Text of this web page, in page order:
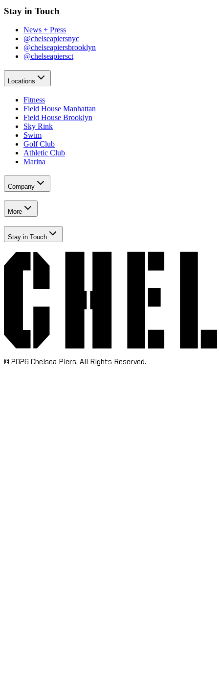
Stay in Touch​​​​‌ ‍ ​‍​‍‌‍ ‌ ​‍‌‍‍‌‌‍‌ ‌‍‍‌‌‍ ‍​‍​‍​ ‍‍​‍​‍‌ ​ ‌‍​‌‌‍ ‍‌‍‍‌‌ ‌​‌ ‍‌​‍ ‍‌‍‍‌‌‍ ​‍​‍​‍ ​​‍​‍‌‍‍​‌ ​‍‌‍‌‌‌‍‌‍​‍​‍​ ‍‍​‍​‍‌‍‍​‌ ‌​‌ ‌​‌ ​​‌ ​ ​ ‍‍​‍ ​‍ ‌‍​ ‌‍‍​‌‍‌‌‌‍ ​‌ ​ ‌‍‌‌‌‍​‌‌ ​​‌‍‍‌‌‍‌‌‌ ​‍‌ ​ ​‍ ‍‌ ​ ‌‍​‌‌‍ ‍‌‍‍‌‌ ‌​‌ ‍‌​‍ ‍‌ ​ ‌ ‌​‌ ‌‌‌‍‌​‌‍‍‌‌‍ ​‍ ‌‍‍‌‌‍ ‍‌ ‌​‌‍‌‌‌‍ ‍‌ ‌​​‍ ‌‍‌‌‌‍‌​‌‍‍‌‌ ‌​​‍ ‌‍ ‌‌‍ ‌‍‌​‌‍‌‌​ ‌‌ ​​‌ ​‍‌‍‌‌‌ ​ ‌‍‌‌‌‍ ‍‌ ‌​‌‍​‌‌ ‌​‌‍‍‌‌‍ ‌‍ ‍​ ‍ ‌‍‍‌‌‍‌​​ ‌‌‍‌‍‌‍ ‌‍ ‌ ‌​‌‍‌‌‌ ​‍​ ‍ ‌ ‌​‌ ‍‌‌ ​​‌‍‌‌​ ‌‌‍‌‍‌‍ ‌‍ ‌ ‌​‌‍‌‌‌ ​‍​ ‍ ‌ ​​‌‍​‌‌ ‌​‌‍‍​​ ‌‌‍​ ‌‍ ‌‍ ​‌ ‌‌‌‍ ‌‌‍ ‍‌ ​ ​‍‌‌​ ‌‌‌​​‍‌‌ ‌‍‍ ‌‍‌‌‌ ‍‌​‍‌‌​ ​ ‌​‌​​‍‌‌​ ​ ‌​‌​​‍‌‌​ ​‍​ ​‍​ ‍​‌‍​‍‌‍‌​​ ​‌‌‍​‍‌‍‌‌‌‍‌‌‌‍‌​‌‍​‌​ ​‍‌‍‌‌‌‍​‌​‍‌‌​ ​‍​ ​‍​‍‌‌​ ‌‌‌​‌​​‍ ‍‌ ‌​‌‍‍‌‌ ‌​‌‍ ​‌‍‌‌​ ‌‍​‍‌‍​‌‌ ​ ‌‍‌‌‌‌‌‌‌ ​‍‌‍ ​​ ‌‌‍‍​‌ ‌​‌ ‌​‌ ​​‌ ​ ​‍‌‌​ ​ ‌​​‌​‍‌‌​ ​‍‌​‌‍​‍‌‌​ ​‍‌​‌‍‌‍​ ‌‍‍​‌‍‌‌‌‍ ​‌ ​ ‌‍‌‌‌‍​‌‌ ​​‌‍‍‌‌‍‌‌‌ ​‍‌ ​ ​‍ ‍‌ ​ ‌‍​‌‌‍ ‍‌‍‍‌‌ ‌​‌ ‍‌​‍ ‍‌ ​ ‌ ‌​‌ ‌‌‌‍‌​‌‍‍‌‌‍ ​‍‌‍‌‍‍‌‌‍‌​​ ‌‌‍‌‍‌‍ ‌‍ ‌ ‌​‌‍‌‌‌ ​‍​‍‌‍‌ ‌​‌ ‍‌‌ ​​‌‍‌‌​ ‌‌‍‌‍‌‍ ‌‍ ‌ ‌​‌‍‌‌‌ ​‍​‍‌‍‌ ​​‌‍​‌‌ ‌​‌‍‍​​ ‌‌‍​ ‌‍ ‌‍ ​‌ ‌‌‌‍ ‌‌‍ ‍‌ ​ ​‍‌‌​ ‌‌‌​​‍‌‌ ‌‍‍ ‌‍‌‌‌ ‍‌​‍‌‌​ ​ ‌​‌​​‍‌‌​ ​ ‌​‌​​‍‌‌​ ​‍​ ​‍​ ‍​‌‍​‍‌‍‌​​ ​‌‌‍​‍‌‍‌‌‌‍‌‌‌‍‌​‌‍​‌​ ​‍‌‍‌‌‌‍​‌​‍‌‌​ ​‍​ ​‍​‍‌‌​ ‌‌‌​‌​​‍ ‍‌ ‌​‌‍‍‌‌ ‌​‌‍ ​‌‍‌‌​‍‌‍‌ ​​‌‍‌‌‌ ​‍‌ ​ ‌ ​​‌‍‌‌‌‍​ ‌ ‌​‌‍‍‌‌ ‌‍‌‍‌‌​ ‌‌ ​​‌ ‌‌‌‍​‍‌‍ ​‌‍‍‌‌ ​ ‌‍‍​‌‍‌‌‌‍‌​​‍​‍‌ ‌
News + Press​​​​‌ ‍ ​‍​‍‌‍ ‌ ​‍‌‍‍‌‌‍‌ ‌‍‍‌‌‍ ‍​‍​‍​ ‍‍​‍​‍‌ ​ ‌‍​‌‌‍ ‍‌‍‍‌‌ ‌​‌ ‍‌​‍ ‍‌‍‍‌‌‍ ​‍​‍​‍ ​​‍​‍‌‍‍​‌ ​‍‌‍‌‌‌‍‌‍​‍​‍​ ‍‍​‍​‍‌‍‍​‌ ‌​‌ ‌​‌ ​​‌ ​ ​ ‍‍​‍ ​‍ ‌‍​ ‌‍‍​‌‍‌‌‌‍ ​‌ ​ ‌‍‌‌‌‍​‌‌ ​​‌‍‍‌‌‍‌‌‌ ​‍‌ ​ ​‍ ‍‌ ​ ‌‍​‌‌‍ ‍‌‍‍‌‌ ‌​‌ ‍‌​‍ ‍‌ ​ ‌ ‌​‌ ‌‌‌‍‌​‌‍‍‌‌‍ ​‍ ‌‍‍‌‌‍ ‍‌ ‌​‌‍‌‌‌‍ ‍‌ ‌​​‍ ‌‍‌‌‌‍‌​‌‍‍‌‌ ‌​​‍ ‌‍ ‌‌‍ ‌‍‌​‌‍‌‌​ ‌‌ ​​‌ ​‍‌‍‌‌‌ ​ ‌‍‌‌‌‍ ‍‌ ‌​‌‍​‌‌ ‌​‌‍‍‌‌‍ ‌‍ ‍​ ‍ ‌‍‍‌‌‍‌​​ ‌‌‍‌‍‌‍ ‌‍ ‌ ‌​‌‍‌‌‌ ​‍​ ‍ ‌ ‌​‌ ‍‌‌ ​​‌‍‌‌​ ‌‌‍‌‍‌‍ ‌‍ ‌ ‌​‌‍‌‌‌ ​‍​ ‍ ‌ ​​‌‍​‌‌ ‌​‌‍‍​​ ‌‌‍​ ‌‍ ‌‍ ​‌ ‌‌‌‍ ‌‌‍ ‍‌ ​ ​‍‌‌​ ‌‌‌​​‍‌‌ ‌‍‍ ‌‍‌‌‌ ‍‌​‍‌‌​ ​ ‌​‌​​‍‌‌​ ​ ‌​‌​​‍‌‌​ ​‍​ ​‍​ ‍​‌‍​‍‌‍‌​​ ​‌‌‍​‍‌‍‌‌‌‍‌‌‌‍‌​‌‍​‌​ ​‍‌‍‌‌‌‍​‌​‍‌‌​ ​‍​ ​‍​‍‌‌​ ‌‌‌​‌​​‍ ‍‌‍ ​‌‍‍‌‌‍ ‍‌‍‍ ‌ ​ ​‍‌‌​ ‌‌‌​​‍‌‌ ‌‍‍ ‌‍‌‌‌ ‍‌​‍‌‌​ ​ ‌​‌​​‍‌‌​ ​ ‌​‌​​‍‌‌​ ​‍​ ​‍‌‍‌‍​ ‌‌​ ​‍​ ‍‌‌‍​‌‌‍‌​​ ‍​‌‍​‍​ ‍‌​ ​‍​ ‌​​ ​ ​‍‌‌​ ​‍​ ​‍​‍‌‌​ ‌‌‌​‌​​‍ ‍‌‍ ‍‌‍​‌‌‍ ‌‌‍‌‌​ ‌‍​‍‌‍​‌‌ ​ ‌‍‌‌‌‌‌‌‌ ​‍‌‍ ​​ ‌‌‍‍​‌ ‌​‌ ‌​‌ ​​‌ ​ ​‍‌‌​ ​ ‌​​‌​‍‌‌​ ​‍‌​‌‍​‍‌‌​ ​‍‌​‌‍‌‍​ ‌‍‍​‌‍‌‌‌‍ ​‌ ​ ‌‍‌‌‌‍​‌‌ ​​‌‍‍‌‌‍‌‌‌ ​‍‌ ​ ​‍ ‍‌ ​ ‌‍​‌‌‍ ‍‌‍‍‌‌ ‌​‌ ‍‌​‍ ‍‌ ​ ‌ ‌​‌ ‌‌‌‍‌​‌‍‍‌‌‍ ​‍‌‍‌‍‍‌‌‍‌​​ ‌‌‍‌‍‌‍ ‌‍ ‌ ‌​‌‍‌‌‌ ​‍​‍‌‍‌ ‌​‌ ‍‌‌ ​​‌‍‌‌​ ‌‌‍‌‍‌‍ ‌‍ ‌ ‌​‌‍‌‌‌ ​‍​‍‌‍‌ ​​‌‍​‌‌ ‌​‌‍‍​​ ‌‌‍​ ‌‍ ‌‍ ​‌ ‌‌‌‍ ‌‌‍ ‍‌ ​ ​‍‌‌​ ‌‌‌​​‍‌‌ ‌‍‍ ‌‍‌‌‌ ‍‌​‍‌‌​ ​ ‌​‌​​‍‌‌​ ​ ‌​‌​​‍‌‌​ ​‍​ ​‍​ ‍​‌‍​‍‌‍‌​​ ​‌‌‍​‍‌‍‌‌‌‍‌‌‌‍‌​‌‍​‌​ ​‍‌‍‌‌‌‍​‌​‍‌‌​ ​‍​ ​‍​‍‌‌​ ‌‌‌​‌​​‍ ‍‌‍ ​‌‍‍‌‌‍ ‍‌‍‍ ‌ ​ ​‍‌‌​ ‌‌‌​​‍‌‌ ‌‍‍ ‌‍‌‌‌ ‍‌​‍‌‌​ ​ ‌​‌​​‍‌‌​ ​ ‌​‌​​‍‌‌​ ​‍​ ​‍‌‍‌‍​ ‌‌​ ​‍​ ‍‌‌‍​‌‌‍‌​​ ‍​‌‍​‍​ ‍‌​ ​‍​ ‌​​ ​ ​‍‌‌​ ​‍​ ​‍​‍‌‌​ ‌‌‌​‌​​‍ ‍‌‍ ‍‌‍​‌‌‍ ‌‌‍‌‌​‍‌‍‌ ​​‌‍‌‌‌ ​‍‌ ​ ‌ ​​‌‍‌‌‌‍​ ‌ ‌​‌‍‍‌‌ ‌‍‌‍‌‌​ ‌‌ ​​‌ ‌‌‌‍​‍‌‍ ​‌‍‍‌‌ ​ ‌‍‍​‌‍‌‌‌‍‌​​‍​‍‌ ‌
@chelseapiersnyc​​​​‌ ‍ ​‍​‍‌‍ ‌ ​‍‌‍‍‌‌‍‌ ‌‍‍‌‌‍ ‍​‍​‍​ ‍‍​‍​‍‌ ​ ‌‍​‌‌‍ ‍‌‍‍‌‌ ‌​‌ ‍‌​‍ ‍‌‍‍‌‌‍ ​‍​‍​‍ ​​‍​‍‌‍‍​‌ ​‍‌‍‌‌‌‍‌‍​‍​‍​ ‍‍​‍​‍‌‍‍​‌ ‌​‌ ‌​‌ ​​‌ ​ ​ ‍‍​‍ ​‍ ‌‍​ ‌‍‍​‌‍‌‌‌‍ ​‌ ​ ‌‍‌‌‌‍​‌‌ ​​‌‍‍‌‌‍‌‌‌ ​‍‌ ​ ​‍ ‍‌ ​ ‌‍​‌‌‍ ‍‌‍‍‌‌ ‌​‌ ‍‌​‍ ‍‌ ​ ‌ ‌​‌ ‌‌‌‍‌​‌‍‍‌‌‍ ​‍ ‌‍‍‌‌‍ ‍‌ ‌​‌‍‌‌‌‍ ‍‌ ‌​​‍ ‌‍‌‌‌‍‌​‌‍‍‌‌ ‌​​‍ ‌‍ ‌‌‍ ‌‍‌​‌‍‌‌​ ‌‌ ​​‌ ​‍‌‍‌‌‌ ​ ‌‍‌‌‌‍ ‍‌ ‌​‌‍​‌‌ ‌​‌‍‍‌‌‍ ‌‍ ‍​ ‍ ‌‍‍‌‌‍‌​​ ‌‌‍‌‍‌‍ ‌‍ ‌ ‌​‌‍‌‌‌ ​‍​ ‍ ‌ ‌​‌ ‍‌‌ ​​‌‍‌‌​ ‌‌‍‌‍‌‍ ‌‍ ‌ ‌​‌‍‌‌‌ ​‍​ ‍ ‌ ​​‌‍​‌‌ ‌​‌‍‍​​ ‌‌‍​ ‌‍ ‌‍ ​‌ ‌‌‌‍ ‌‌‍ ‍‌ ​ ​‍‌‌​ ‌‌‌​​‍‌‌ ‌‍‍ ‌‍‌‌‌ ‍‌​‍‌‌​ ​ ‌​‌​​‍‌‌​ ​ ‌​‌​​‍‌‌​ ​‍​ ​‍​ ‍​‌‍​‍‌‍‌​​ ​‌‌‍​‍‌‍‌‌‌‍‌‌‌‍‌​‌‍​‌​ ​‍‌‍‌‌‌‍​‌​‍‌‌​ ​‍​ ​‍​‍‌‌​ ‌‌‌​‌​​‍ ‍‌‍ ​‌‍‍‌‌‍ ‍‌‍‍ ‌ ​ ​‍‌‌​ ‌‌‌​​‍‌‌ ‌‍‍ ‌‍‌‌‌ ‍‌​‍‌‌​ ​ ‌​‌​​‍‌‌​ ​ ‌​‌​​‍‌‌​ ​‍​ ​‍​ ‌​​ ​ ​ ​​‌‍‌‌‌‍​ ‌‍​‌​ ​​​ ‌​‌‍‌‌‌‍‌‍​ ‌​​ ‍‌​‍‌‌​ ​‍​ ​‍​‍‌‌​ ‌‌‌​‌​​‍ ‍‌‍ ‍‌‍​‌‌‍ ‌‌‍‌‌​ ‌‍​‍‌‍​‌‌ ​ ‌‍‌‌‌‌‌‌‌ ​‍‌‍ ​​ ‌‌‍‍​‌ ‌​‌ ‌​‌ ​​‌ ​ ​‍‌‌​ ​ ‌​​‌​‍‌‌​ ​‍‌​‌‍​‍‌‌​ ​‍‌​‌‍‌‍​ ‌‍‍​‌‍‌‌‌‍ ​‌ ​ ‌‍‌‌‌‍​‌‌ ​​‌‍‍‌‌‍‌‌‌ ​‍‌ ​ ​‍ ‍‌ ​ ‌‍​‌‌‍ ‍‌‍‍‌‌ ‌​‌ ‍‌​‍ ‍‌ ​ ‌ ‌​‌ ‌‌‌‍‌​‌‍‍‌‌‍ ​‍‌‍‌‍‍‌‌‍‌​​ ‌‌‍‌‍‌‍ ‌‍ ‌ ‌​‌‍‌‌‌ ​‍​‍‌‍‌ ‌​‌ ‍‌‌ ​​‌‍‌‌​ ‌‌‍‌‍‌‍ ‌‍ ‌ ‌​‌‍‌‌‌ ​‍​‍‌‍‌ ​​‌‍​‌‌ ‌​‌‍‍​​ ‌‌‍​ ‌‍ ‌‍ ​‌ ‌‌‌‍ ‌‌‍ ‍‌ ​ ​‍‌‌​ ‌‌‌​​‍‌‌ ‌‍‍ ‌‍‌‌‌ ‍‌​‍‌‌​ ​ ‌​‌​​‍‌‌​ ​ ‌​‌​​‍‌‌​ ​‍​ ​‍​ ‍​‌‍​‍‌‍‌​​ ​‌‌‍​‍‌‍‌‌‌‍‌‌‌‍‌​‌‍​‌​ ​‍‌‍‌‌‌‍​‌​‍‌‌​ ​‍​ ​‍​‍‌‌​ ‌‌‌​‌​​‍ ‍‌‍ ​‌‍‍‌‌‍ ‍‌‍‍ ‌ ​ ​‍‌‌​ ‌‌‌​​‍‌‌ ‌‍‍ ‌‍‌‌‌ ‍‌​‍‌‌​ ​ ‌​‌​​‍‌‌​ ​ ‌​‌​​‍‌‌​ ​‍​ ​‍​ ‌​​ ​ ​ ​​‌‍‌‌‌‍​ ‌‍​‌​ ​​​ ‌​‌‍‌‌‌‍‌‍​ ‌​​ ‍‌​‍‌‌​ ​‍​ ​‍​‍‌‌​ ‌‌‌​‌​​‍ ‍‌‍ ‍‌‍​‌‌‍ ‌‌‍‌‌​‍‌‍‌ ​​‌‍‌‌‌ ​‍‌ ​ ‌ ​​‌‍‌‌‌‍​ ‌ ‌​‌‍‍‌‌ ‌‍‌‍‌‌​ ‌‌ ​​‌ ‌‌‌‍​‍‌‍ ​‌‍‍‌‌ ​ ‌‍‍​‌‍‌‌‌‍‌​​‍​‍‌ ‌
@chelseapiersbrooklyn​​​​‌ ‍ ​‍​‍‌‍ ‌ ​‍‌‍‍‌‌‍‌ ‌‍‍‌‌‍ ‍​‍​‍​ ‍‍​‍​‍‌ ​ ‌‍​‌‌‍ ‍‌‍‍‌‌ ‌​‌ ‍‌​‍ ‍‌‍‍‌‌‍ ​‍​‍​‍ ​​‍​‍‌‍‍​‌ ​‍‌‍‌‌‌‍‌‍​‍​‍​ ‍‍​‍​‍‌‍‍​‌ ‌​‌ ‌​‌ ​​‌ ​ ​ ‍‍​‍ ​‍ ‌‍​ ‌‍‍​‌‍‌‌‌‍ ​‌ ​ ‌‍‌‌‌‍​‌‌ ​​‌‍‍‌‌‍‌‌‌ ​‍‌ ​ ​‍ ‍‌ ​ ‌‍​‌‌‍ ‍‌‍‍‌‌ ‌​‌ ‍‌​‍ ‍‌ ​ ‌ ‌​‌ ‌‌‌‍‌​‌‍‍‌‌‍ ​‍ ‌‍‍‌‌‍ ‍‌ ‌​‌‍‌‌‌‍ ‍‌ ‌​​‍ ‌‍‌‌‌‍‌​‌‍‍‌‌ ‌​​‍ ‌‍ ‌‌‍ ‌‍‌​‌‍‌‌​ ‌‌ ​​‌ ​‍‌‍‌‌‌ ​ ‌‍‌‌‌‍ ‍‌ ‌​‌‍​‌‌ ‌​‌‍‍‌‌‍ ‌‍ ‍​ ‍ ‌‍‍‌‌‍‌​​ ‌‌‍‌‍‌‍ ‌‍ ‌ ‌​‌‍‌‌‌ ​‍​ ‍ ‌ ‌​‌ ‍‌‌ ​​‌‍‌‌​ ‌‌‍‌‍‌‍ ‌‍ ‌ ‌​‌‍‌‌‌ ​‍​ ‍ ‌ ​​‌‍​‌‌ ‌​‌‍‍​​ ‌‌‍​ ‌‍ ‌‍ ​‌ ‌‌‌‍ ‌‌‍ ‍‌ ​ ​‍‌‌​ ‌‌‌​​‍‌‌ ‌‍‍ ‌‍‌‌‌ ‍‌​‍‌‌​ ​ ‌​‌​​‍‌‌​ ​ ‌​‌​​‍‌‌​ ​‍​ ​‍​ ‍​‌‍​‍‌‍‌​​ ​‌‌‍​‍‌‍‌‌‌‍‌‌‌‍‌​‌‍​‌​ ​‍‌‍‌‌‌‍​‌​‍‌‌​ ​‍​ ​‍​‍‌‌​ ‌‌‌​‌​​‍ ‍‌‍ ​‌‍‍‌‌‍ ‍‌‍‍ ‌ ​ ​‍‌‌​ ‌‌‌​​‍‌‌ ‌‍‍ ‌‍‌‌‌ ‍‌​‍‌‌​ ​ ‌​‌​​‍‌‌​ ​ ‌​‌​​‍‌‌​ ​‍​ ​‍​ ​ ​ ‌ ​ ‍​​ ​‌‌‍‌​​ ​‍‌‍‌​‌‍​‍‌‍‌‌​ ‌ ​ ​‍​ ​​​ ‌‍​ ‍‌​ ‌‌​ ​ ​ ​‍​ ‌​‌‍‌‍‌‍‌‍‌‍​‌​ ‌‌​ ‌‌‌‍​‍‌‍​ ‌‍‌‌​ ‌‌‌‍‌‌‌‍​ ‌‍​‌​ ‍​​ ​‍​‍‌‌​ ​‍​ ​‍​‍‌‌​ ‌‌‌​‌​​‍ ‍‌‍ ‍‌‍​‌‌‍ ‌‌‍‌‌​ ‌‍​‍‌‍​‌‌ ​ ‌‍‌‌‌‌‌‌‌ ​‍‌‍ ​​ ‌‌‍‍​‌ ‌​‌ ‌​‌ ​​‌ ​ ​‍‌‌​ ​ ‌​​‌​‍‌‌​ ​‍‌​‌‍​‍‌‌​ ​‍‌​‌‍‌‍​ ‌‍‍​‌‍‌‌‌‍ ​‌ ​ ‌‍‌‌‌‍​‌‌ ​​‌‍‍‌‌‍‌‌‌ ​‍‌ ​ ​‍ ‍‌ ​ ‌‍​‌‌‍ ‍‌‍‍‌‌ ‌​‌ ‍‌​‍ ‍‌ ​ ‌ ‌​‌ ‌‌‌‍‌​‌‍‍‌‌‍ ​‍‌‍‌‍‍‌‌‍‌​​ ‌‌‍‌‍‌‍ ‌‍ ‌ ‌​‌‍‌‌‌ ​‍​‍‌‍‌ ‌​‌ ‍‌‌ ​​‌‍‌‌​ ‌‌‍‌‍‌‍ ‌‍ ‌ ‌​‌‍‌‌‌ ​‍​‍‌‍‌ ​​‌‍​‌‌ ‌​‌‍‍​​ ‌‌‍​ ‌‍ ‌‍ ​‌ ‌‌‌‍ ‌‌‍ ‍‌ ​ ​‍‌‌​ ‌‌‌​​‍‌‌ ‌‍‍ ‌‍‌‌‌ ‍‌​‍‌‌​ ​ ‌​‌​​‍‌‌​ ​ ‌​‌​​‍‌‌​ ​‍​ ​‍​ ‍​‌‍​‍‌‍‌​​ ​‌‌‍​‍‌‍‌‌‌‍‌‌‌‍‌​‌‍​‌​ ​‍‌‍‌‌‌‍​‌​‍‌‌​ ​‍​ ​‍​‍‌‌​ ‌‌‌​‌​​‍ ‍‌‍ ​‌‍‍‌‌‍ ‍‌‍‍ ‌ ​ ​‍‌‌​ ‌‌‌​​‍‌‌ ‌‍‍ ‌‍‌‌‌ ‍‌​‍‌‌​ ​ ‌​‌​​‍‌‌​ ​ ‌​‌​​‍‌‌​ ​‍​ ​‍​ ​ ​ ‌ ​ ‍​​ ​‌‌‍‌​​ ​‍‌‍‌​‌‍​‍‌‍‌‌​ ‌ ​ ​‍​ ​​​ ‌‍​ ‍‌​ ‌‌​ ​ ​ ​‍​ ‌​‌‍‌‍‌‍‌‍‌‍​‌​ ‌‌​ ‌‌‌‍​‍‌‍​ ‌‍‌‌​ ‌‌‌‍‌‌‌‍​ ‌‍​‌​ ‍​​ ​‍​‍‌‌​ ​‍​ ​‍​‍‌‌​ ‌‌‌​‌​​‍ ‍‌‍ ‍‌‍​‌‌‍ ‌‌‍‌‌​‍‌‍‌ ​​‌‍‌‌‌ ​‍‌ ​ ‌ ​​‌‍‌‌‌‍​ ‌ ‌​‌‍‍‌‌ ‌‍‌‍‌‌​ ‌‌ ​​‌ ‌‌‌‍​‍‌‍ ​‌‍‍‌‌ ​ ‌‍‍​‌‍‌‌‌‍‌​​‍​‍‌ ‌
@chelseapiersct​​​​‌ ‍ ​‍​‍‌‍ ‌ ​‍‌‍‍‌‌‍‌ ‌‍‍‌‌‍ ‍​‍​‍​ ‍‍​‍​‍‌ ​ ‌‍​‌‌‍ ‍‌‍‍‌‌ ‌​‌ ‍‌​‍ ‍‌‍‍‌‌‍ ​‍​‍​‍ ​​‍​‍‌‍‍​‌ ​‍‌‍‌‌‌‍‌‍​‍​‍​ ‍‍​‍​‍‌‍‍​‌ ‌​‌ ‌​‌ ​​‌ ​ ​ ‍‍​‍ ​‍ ‌‍​ ‌‍‍​‌‍‌‌‌‍ ​‌ ​ ‌‍‌‌‌‍​‌‌ ​​‌‍‍‌‌‍‌‌‌ ​‍‌ ​ ​‍ ‍‌ ​ ‌‍​‌‌‍ ‍‌‍‍‌‌ ‌​‌ ‍‌​‍ ‍‌ ​ ‌ ‌​‌ ‌‌‌‍‌​‌‍‍‌‌‍ ​‍ ‌‍‍‌‌‍ ‍‌ ‌​‌‍‌‌‌‍ ‍‌ ‌​​‍ ‌‍‌‌‌‍‌​‌‍‍‌‌ ‌​​‍ ‌‍ ‌‌‍ ‌‍‌​‌‍‌‌​ ‌‌ ​​‌ ​‍‌‍‌‌‌ ​ ‌‍‌‌‌‍ ‍‌ ‌​‌‍​‌‌ ‌​‌‍‍‌‌‍ ‌‍ ‍​ ‍ ‌‍‍‌‌‍‌​​ ‌‌‍‌‍‌‍ ‌‍ ‌ ‌​‌‍‌‌‌ ​‍​ ‍ ‌ ‌​‌ ‍‌‌ ​​‌‍‌‌​ ‌‌‍‌‍‌‍ ‌‍ ‌ ‌​‌‍‌‌‌ ​‍​ ‍ ‌ ​​‌‍​‌‌ ‌​‌‍‍​​ ‌‌‍​ ‌‍ ‌‍ ​‌ ‌‌‌‍ ‌‌‍ ‍‌ ​ ​‍‌‌​ ‌‌‌​​‍‌‌ ‌‍‍ ‌‍‌‌‌ ‍‌​‍‌‌​ ​ ‌​‌​​‍‌‌​ ​ ‌​‌​​‍‌‌​ ​‍​ ​‍​ ‍​‌‍​‍‌‍‌​​ ​‌‌‍​‍‌‍‌‌‌‍‌‌‌‍‌​‌‍​‌​ ​‍‌‍‌‌‌‍​‌​‍‌‌​ ​‍​ ​‍​‍‌‌​ ‌‌‌​‌​​‍ ‍‌‍ ​‌‍‍‌‌‍ ‍‌‍‍ ‌ ​ ​‍‌‌​ ‌‌‌​​‍‌‌ ‌‍‍ ‌‍‌‌‌ ‍‌​‍‌‌​ ​ ‌​‌​​‍‌‌​ ​ ‌​‌​​‍‌‌​ ​‍​ ​‍‌‍​‌‌‍‌​​ ‌ ‌‍‌‌‌‍​ ​ ‌‌​ ‌‍​ ‌​​ ​​​ ‌ ‌‍​‍‌‍​‌‌‍‌​​ ‌‍‌‍‌‍​ ‍​​ ‍‌‌‍‌‍‌‍​‍​ ‌‍‌‍​‍​ ​​​ ‌​​ ​ ‌‍‌​‌‍​‍​ ​‌​ ‌‍​ ​ ​ ‌ ​ ​‌​ ‌‍​‍‌‌​ ​‍​ ​‍​‍‌‌​ ‌‌‌​‌​​‍ ‍‌‍ ‍‌‍​‌‌‍ ‌‌‍‌‌​ ‌‍​‍‌‍​‌‌ ​ ‌‍‌‌‌‌‌‌‌ ​‍‌‍ ​​ ‌‌‍‍​‌ ‌​‌ ‌​‌ ​​‌ ​ ​‍‌‌​ ​ ‌​​‌​‍‌‌​ ​‍‌​‌‍​‍‌‌​ ​‍‌​‌‍‌‍​ ‌‍‍​‌‍‌‌‌‍ ​‌ ​ ‌‍‌‌‌‍​‌‌ ​​‌‍‍‌‌‍‌‌‌ ​‍‌ ​ ​‍ ‍‌ ​ ‌‍​‌‌‍ ‍‌‍‍‌‌ ‌​‌ ‍‌​‍ ‍‌ ​ ‌ ‌​‌ ‌‌‌‍‌​‌‍‍‌‌‍ ​‍‌‍‌‍‍‌‌‍‌​​ ‌‌‍‌‍‌‍ ‌‍ ‌ ‌​‌‍‌‌‌ ​‍​‍‌‍‌ ‌​‌ ‍‌‌ ​​‌‍‌‌​ ‌‌‍‌‍‌‍ ‌‍ ‌ ‌​‌‍‌‌‌ ​‍​‍‌‍‌ ​​‌‍​‌‌ ‌​‌‍‍​​ ‌‌‍​ ‌‍ ‌‍ ​‌ ‌‌‌‍ ‌‌‍ ‍‌ ​ ​‍‌‌​ ‌‌‌​​‍‌‌ ‌‍‍ ‌‍‌‌‌ ‍‌​‍‌‌​ ​ ‌​‌​​‍‌‌​ ​ ‌​‌​​‍‌‌​ ​‍​ ​‍​ ‍​‌‍​‍‌‍‌​​ ​‌‌‍​‍‌‍‌‌‌‍‌‌‌‍‌​‌‍​‌​ ​‍‌‍‌‌‌‍​‌​‍‌‌​ ​‍​ ​‍​‍‌‌​ ‌‌‌​‌​​‍ ‍‌‍ ​‌‍‍‌‌‍ ‍‌‍‍ ‌ ​ ​‍‌‌​ ‌‌‌​​‍‌‌ ‌‍‍ ‌‍‌‌‌ ‍‌​‍‌‌​ ​ ‌​‌​​‍‌‌​ ​ ‌​‌​​‍‌‌​ ​‍​ ​‍‌‍​‌‌‍‌​​ ‌ ‌‍‌‌‌‍​ ​ ‌‌​ ‌‍​ ‌​​ ​​​ ‌ ‌‍​‍‌‍​‌‌‍‌​​ ‌‍‌‍‌‍​ ‍​​ ‍‌‌‍‌‍‌‍​‍​ ‌‍‌‍​‍​ ​​​ ‌​​ ​ ‌‍‌​‌‍​‍​ ​‌​ ‌‍​ ​ ​ ‌ ​ ​‌​ ‌‍​‍‌‌​ ​‍​ ​‍​‍‌‌​ ‌‌‌​‌​​‍ ‍‌‍ ‍‌‍​‌‌‍ ‌‌‍‌‌​‍‌‍‌ ​​‌‍‌‌‌ ​‍‌ ​ ‌ ​​‌‍‌‌‌‍​ ‌ ‌​‌‍‍‌‌ ‌‍‌‍‌‌​ ‌‌ ​​‌ ‌‌‌‍​‍‌‍ ​‌‍‍‌‌ ​ ‌‍‍​‌‍‌‌‌‍‌​​‍​‍‌ ‌
Locations​​​​‌ ‍ ​‍​‍‌‍ ‌ ​‍‌‍‍‌‌‍‌ ‌‍‍‌‌‍ ‍​‍​‍​ ‍‍​‍​‍‌ ​ ‌‍​‌‌‍ ‍‌‍‍‌‌ ‌​‌ ‍‌​‍ ‍‌‍‍‌‌‍ ​‍​‍​‍ ​​‍​‍‌‍‍​‌ ​‍‌‍‌‌‌‍‌‍​‍​‍​ ‍‍​‍​‍‌‍‍​‌ ‌​‌ ‌​‌ ​​‌ ​ ​ ‍‍​‍ ​‍ ‌‍​ ‌‍‍​‌‍‌‌‌‍ ​‌ ​ ‌‍‌‌‌‍​‌‌ ​​‌‍‍‌‌‍‌‌‌ ​‍‌ ​ ​‍ ‍‌ ​ ‌‍​‌‌‍ ‍‌‍‍‌‌ ‌​‌ ‍‌​‍ ‍‌ ​ ‌ ‌​‌ ‌‌‌‍‌​‌‍‍‌‌‍ ​‍ ‌‍‍‌‌‍ ‍‌ ‌​‌‍‌‌‌‍ ‍‌ ‌​​‍ ‌‍‌‌‌‍‌​‌‍‍‌‌ ‌​​‍ ‌‍ ‌‌‍ ‌‍‌​‌‍‌‌​ ‌‌ ​​‌ ​‍‌‍‌‌‌ ​ ‌‍‌‌‌‍ ‍‌ ‌​‌‍​‌‌ ‌​‌‍‍‌‌‍ ‌‍ ‍​ ‍ ‌‍‍‌‌‍‌​​ ‌‌‍‌‍‌‍ ‌‍ ‌ ‌​‌‍‌‌‌ ​‍​ ‍ ‌ ‌​‌ ‍‌‌ ​​‌‍‌‌​ ‌‌‍‌‍‌‍ ‌‍ ‌ ‌​‌‍‌‌‌ ​‍​ ‍ ‌ ​​‌‍​‌‌ ‌​‌‍‍​​ ‌‌‍​ ‌‍ ‌‍ ​‌ ‌‌‌‍ ‌‌‍ ‍‌ ​ ​‍‌‌​ ‌‌‌​​‍‌‌ ‌‍‍ ‌‍‌‌‌ ‍‌​‍‌‌​ ​ ‌​‌​​‍‌‌​ ​ ‌​‌​​‍‌‌​ ​‍​ ​‍‌‍‌‌‌‍​‍​ ​‍​ ‍​‌‍​ ​ ‌‌‌‍​ ‌‍​ ‌‍‌‌‌‍​‍‌‍​‌​ ​‌​‍‌‌​ ​‍​ ​‍​‍‌‌​ ‌‌‌​‌​​‍ ‍‌ ‌​‌‍‍‌‌ ‌​‌‍ ​‌‍‌‌​ ‌‍​‍‌‍​‌‌ ​ ‌‍‌‌‌‌‌‌‌ ​‍‌‍ ​​ ‌‌‍‍​‌ ‌​‌ ‌​‌ ​​‌ ​ ​‍‌‌​ ​ ‌​​‌​‍‌‌​ ​‍‌​‌‍​‍‌‌​ ​‍‌​‌‍‌‍​ ‌‍‍​‌‍‌‌‌‍ ​‌ ​ ‌‍‌‌‌‍​‌‌ ​​‌‍‍‌‌‍‌‌‌ ​‍‌ ​ ​‍ ‍‌ ​ ‌‍​‌‌‍ ‍‌‍‍‌‌ ‌​‌ ‍‌​‍ ‍‌ ​ ‌ ‌​‌ ‌‌‌‍‌​‌‍‍‌‌‍ ​‍‌‍‌‍‍‌‌‍‌​​ ‌‌‍‌‍‌‍ ‌‍ ‌ ‌​‌‍‌‌‌ ​‍​‍‌‍‌ ‌​‌ ‍‌‌ ​​‌‍‌‌​ ‌‌‍‌‍‌‍ ‌‍ ‌ ‌​‌‍‌‌‌ ​‍​‍‌‍‌ ​​‌‍​‌‌ ‌​‌‍‍​​ ‌‌‍​ ‌‍ ‌‍ ​‌ ‌‌‌‍ ‌‌‍ ‍‌ ​ ​‍‌‌​ ‌‌‌​​‍‌‌ ‌‍‍ ‌‍‌‌‌ ‍‌​‍‌‌​ ​ ‌​‌​​‍‌‌​ ​ ‌​‌​​‍‌‌​ ​‍​ ​‍‌‍‌‌‌‍​‍​ ​‍​ ‍​‌‍​ ​ ‌‌‌‍​ ‌‍​ ‌‍‌‌‌‍​‍‌‍​‌​ ​‌​‍‌‌​ ​‍​ ​‍​‍‌‌​ ‌‌‌​‌​​‍ ‍‌ ‌​‌‍‍‌‌ ‌​‌‍ ​‌‍‌‌​‍‌‍‌ ​​‌‍‌‌‌ ​‍‌ ​ ‌ ​​‌‍‌‌‌‍​ ‌ ‌​‌‍‍‌‌ ‌‍‌‍‌‌​ ‌‌ ​​‌ ‌‌‌‍​‍‌‍ ​‌‍‍‌‌ ​ ‌‍‍​‌‍‌‌‌‍‌​​‍​‍‌ ‌
Fitness​​​​‌ ‍ ​‍​‍‌‍ ‌ ​‍‌‍‍‌‌‍‌ ‌‍‍‌‌‍ ‍​‍​‍​ ‍‍​‍​‍‌ ​ ‌‍​‌‌‍ ‍‌‍‍‌‌ ‌​‌ ‍‌​‍ ‍‌‍‍‌‌‍ ​‍​‍​‍ ​​‍​‍‌‍‍​‌ ​‍‌‍‌‌‌‍‌‍​‍​‍​ ‍‍​‍​‍‌‍‍​‌ ‌​‌ ‌​‌ ​​‌ ​ ​ ‍‍​‍ ​‍ ‌‍​ ‌‍‍​‌‍‌‌‌‍ ​‌ ​ ‌‍‌‌‌‍​‌‌ ​​‌‍‍‌‌‍‌‌‌ ​‍‌ ​ ​‍ ‍‌ ​ ‌‍​‌‌‍ ‍‌‍‍‌‌ ‌​‌ ‍‌​‍ ‍‌ ​ ‌ ‌​‌ ‌‌‌‍‌​‌‍‍‌‌‍ ​‍ ‌‍‍‌‌‍ ‍‌ ‌​‌‍‌‌‌‍ ‍‌ ‌​​‍ ‌‍‌‌‌‍‌​‌‍‍‌‌ ‌​​‍ ‌‍ ‌‌‍ ‌‍‌​‌‍‌‌​ ‌‌ ​​‌ ​‍‌‍‌‌‌ ​ ‌‍‌‌‌‍ ‍‌ ‌​‌‍​‌‌ ‌​‌‍‍‌‌‍ ‌‍ ‍​ ‍ ‌‍‍‌‌‍‌​​ ‌‌‍‌‍‌‍ ‌‍ ‌ ‌​‌‍‌‌‌ ​‍​ ‍ ‌ ‌​‌ ‍‌‌ ​​‌‍‌‌​ ‌‌‍‌‍‌‍ ‌‍ ‌ ‌​‌‍‌‌‌ ​‍​ ‍ ‌ ​​‌‍​‌‌ ‌​‌‍‍​​ ‌‌‍​ ‌‍ ‌‍ ​‌ ‌‌‌‍ ‌‌‍ ‍‌ ​ ​‍‌‌​ ‌‌‌​​‍‌‌ ‌‍‍ ‌‍‌‌‌ ‍‌​‍‌‌​ ​ ‌​‌​​‍‌‌​ ​ ‌​‌​​‍‌‌​ ​‍​ ​‍‌‍‌‌‌‍​‍​ ​‍​ ‍​‌‍​ ​ ‌‌‌‍​ ‌‍​ ‌‍‌‌‌‍​‍‌‍​‌​ ​‌​‍‌‌​ ​‍​ ​‍​‍‌‌​ ‌‌‌​‌​​‍ ‍‌‍ ​‌‍‍‌‌‍ ‍‌‍‍ ‌ ​ ​‍‌‌​ ‌‌‌​​‍‌‌ ‌‍‍ ‌‍‌‌‌ ‍‌​‍‌‌​ ​ ‌​‌​​‍‌‌​ ​ ‌​‌​​‍‌‌​ ​‍​ ​‍​ ​‍​ ​ ​ ​ ‌‍​ ‌‍‌‌​ ‍​​ ‌‍​ ​‌​ ‌​‌‍​‌‌‍​ ​ ‍‌​‍‌‌​ ​‍​ ​‍​‍‌‌​ ‌‌‌​‌​​‍ ‍‌‍ ‍‌‍​‌‌‍ ‌‌‍‌‌​ ‌‍​‍‌‍​‌‌ ​ ‌‍‌‌‌‌‌‌‌ ​‍‌‍ ​​ ‌‌‍‍​‌ ‌​‌ ‌​‌ ​​‌ ​ ​‍‌‌​ ​ ‌​​‌​‍‌‌​ ​‍‌​‌‍​‍‌‌​ ​‍‌​‌‍‌‍​ ‌‍‍​‌‍‌‌‌‍ ​‌ ​ ‌‍‌‌‌‍​‌‌ ​​‌‍‍‌‌‍‌‌‌ ​‍‌ ​ ​‍ ‍‌ ​ ‌‍​‌‌‍ ‍‌‍‍‌‌ ‌​‌ ‍‌​‍ ‍‌ ​ ‌ ‌​‌ ‌‌‌‍‌​‌‍‍‌‌‍ ​‍‌‍‌‍‍‌‌‍‌​​ ‌‌‍‌‍‌‍ ‌‍ ‌ ‌​‌‍‌‌‌ ​‍​‍‌‍‌ ‌​‌ ‍‌‌ ​​‌‍‌‌​ ‌‌‍‌‍‌‍ ‌‍ ‌ ‌​‌‍‌‌‌ ​‍​‍‌‍‌ ​​‌‍​‌‌ ‌​‌‍‍​​ ‌‌‍​ ‌‍ ‌‍ ​‌ ‌‌‌‍ ‌‌‍ ‍‌ ​ ​‍‌‌​ ‌‌‌​​‍‌‌ ‌‍‍ ‌‍‌‌‌ ‍‌​‍‌‌​ ​ ‌​‌​​‍‌‌​ ​ ‌​‌​​‍‌‌​ ​‍​ ​‍‌‍‌‌‌‍​‍​ ​‍​ ‍​‌‍​ ​ ‌‌‌‍​ ‌‍​ ‌‍‌‌‌‍​‍‌‍​‌​ ​‌​‍‌‌​ ​‍​ ​‍​‍‌‌​ ‌‌‌​‌​​‍ ‍‌‍ ​‌‍‍‌‌‍ ‍‌‍‍ ‌ ​ ​‍‌‌​ ‌‌‌​​‍‌‌ ‌‍‍ ‌‍‌‌‌ ‍‌​‍‌‌​ ​ ‌​‌​​‍‌‌​ ​ ‌​‌​​‍‌‌​ ​‍​ ​‍​ ​‍​ ​ ​ ​ ‌‍​ ‌‍‌‌​ ‍​​ ‌‍​ ​‌​ ‌​‌‍​‌‌‍​ ​ ‍‌​‍‌‌​ ​‍​ ​‍​‍‌‌​ ‌‌‌​‌​​‍ ‍‌‍ ‍‌‍​‌‌‍ ‌‌‍‌‌​‍‌‍‌ ​​‌‍‌‌‌ ​‍‌ ​ ‌ ​​‌‍‌‌‌‍​ ‌ ‌​‌‍‍‌‌ ‌‍‌‍‌‌​ ‌‌ ​​‌ ‌‌‌‍​‍‌‍ ​‌‍‍‌‌ ​ ‌‍‍​‌‍‌‌‌‍‌​​‍​‍‌ ‌
Field House Manhattan​​​​‌ ‍ ​‍​‍‌‍ ‌ ​‍‌‍‍‌‌‍‌ ‌‍‍‌‌‍ ‍​‍​‍​ ‍‍​‍​‍‌ ​ ‌‍​‌‌‍ ‍‌‍‍‌‌ ‌​‌ ‍‌​‍ ‍‌‍‍‌‌‍ ​‍​‍​‍ ​​‍​‍‌‍‍​‌ ​‍‌‍‌‌‌‍‌‍​‍​‍​ ‍‍​‍​‍‌‍‍​‌ ‌​‌ ‌​‌ ​​‌ ​ ​ ‍‍​‍ ​‍ ‌‍​ ‌‍‍​‌‍‌‌‌‍ ​‌ ​ ‌‍‌‌‌‍​‌‌ ​​‌‍‍‌‌‍‌‌‌ ​‍‌ ​ ​‍ ‍‌ ​ ‌‍​‌‌‍ ‍‌‍‍‌‌ ‌​‌ ‍‌​‍ ‍‌ ​ ‌ ‌​‌ ‌‌‌‍‌​‌‍‍‌‌‍ ​‍ ‌‍‍‌‌‍ ‍‌ ‌​‌‍‌‌‌‍ ‍‌ ‌​​‍ ‌‍‌‌‌‍‌​‌‍‍‌‌ ‌​​‍ ‌‍ ‌‌‍ ‌‍‌​‌‍‌‌​ ‌‌ ​​‌ ​‍‌‍‌‌‌ ​ ‌‍‌‌‌‍ ‍‌ ‌​‌‍​‌‌ ‌​‌‍‍‌‌‍ ‌‍ ‍​ ‍ ‌‍‍‌‌‍‌​​ ‌‌‍‌‍‌‍ ‌‍ ‌ ‌​‌‍‌‌‌ ​‍​ ‍ ‌ ‌​‌ ‍‌‌ ​​‌‍‌‌​ ‌‌‍‌‍‌‍ ‌‍ ‌ ‌​‌‍‌‌‌ ​‍​ ‍ ‌ ​​‌‍​‌‌ ‌​‌‍‍​​ ‌‌‍​ ‌‍ ‌‍ ​‌ ‌‌‌‍ ‌‌‍ ‍‌ ​ ​‍‌‌​ ‌‌‌​​‍‌‌ ‌‍‍ ‌‍‌‌‌ ‍‌​‍‌‌​ ​ ‌​‌​​‍‌‌​ ​ ‌​‌​​‍‌‌​ ​‍​ ​‍‌‍‌‌‌‍​‍​ ​‍​ ‍​‌‍​ ​ ‌‌‌‍​ ‌‍​ ‌‍‌‌‌‍​‍‌‍​‌​ ​‌​‍‌‌​ ​‍​ ​‍​‍‌‌​ ‌‌‌​‌​​‍ ‍‌‍ ​‌‍‍‌‌‍ ‍‌‍‍ ‌ ​ ​‍‌‌​ ‌‌‌​​‍‌‌ ‌‍‍ ‌‍‌‌‌ ‍‌​‍‌‌​ ​ ‌​‌​​‍‌‌​ ​ ‌​‌​​‍‌‌​ ​‍​ ​‍​ ​‌​ ​ ​ ​‌‌‍​‍​ ​​​ ​‌‌‍​‌​ ‌ ​ ​‍​ ​‍​ ‌‍​ ‌​​‍‌‌​ ​‍​ ​‍​‍‌‌​ ‌‌‌​‌​​‍ ‍‌‍ ‍‌‍​‌‌‍ ‌‌‍‌‌​ ‌‍​‍‌‍​‌‌ ​ ‌‍‌‌‌‌‌‌‌ ​‍‌‍ ​​ ‌‌‍‍​‌ ‌​‌ ‌​‌ ​​‌ ​ ​‍‌‌​ ​ ‌​​‌​‍‌‌​ ​‍‌​‌‍​‍‌‌​ ​‍‌​‌‍‌‍​ ‌‍‍​‌‍‌‌‌‍ ​‌ ​ ‌‍‌‌‌‍​‌‌ ​​‌‍‍‌‌‍‌‌‌ ​‍‌ ​ ​‍ ‍‌ ​ ‌‍​‌‌‍ ‍‌‍‍‌‌ ‌​‌ ‍‌​‍ ‍‌ ​ ‌ ‌​‌ ‌‌‌‍‌​‌‍‍‌‌‍ ​‍‌‍‌‍‍‌‌‍‌​​ ‌‌‍‌‍‌‍ ‌‍ ‌ ‌​‌‍‌‌‌ ​‍​‍‌‍‌ ‌​‌ ‍‌‌ ​​‌‍‌‌​ ‌‌‍‌‍‌‍ ‌‍ ‌ ‌​‌‍‌‌‌ ​‍​‍‌‍‌ ​​‌‍​‌‌ ‌​‌‍‍​​ ‌‌‍​ ‌‍ ‌‍ ​‌ ‌‌‌‍ ‌‌‍ ‍‌ ​ ​‍‌‌​ ‌‌‌​​‍‌‌ ‌‍‍ ‌‍‌‌‌ ‍‌​‍‌‌​ ​ ‌​‌​​‍‌‌​ ​ ‌​‌​​‍‌‌​ ​‍​ ​‍‌‍‌‌‌‍​‍​ ​‍​ ‍​‌‍​ ​ ‌‌‌‍​ ‌‍​ ‌‍‌‌‌‍​‍‌‍​‌​ ​‌​‍‌‌​ ​‍​ ​‍​‍‌‌​ ‌‌‌​‌​​‍ ‍‌‍ ​‌‍‍‌‌‍ ‍‌‍‍ ‌ ​ ​‍‌‌​ ‌‌‌​​‍‌‌ ‌‍‍ ‌‍‌‌‌ ‍‌​‍‌‌​ ​ ‌​‌​​‍‌‌​ ​ ‌​‌​​‍‌‌​ ​‍​ ​‍​ ​‌​ ​ ​ ​‌‌‍​‍​ ​​​ ​‌‌‍​‌​ ‌ ​ ​‍​ ​‍​ ‌‍​ ‌​​‍‌‌​ ​‍​ ​‍​‍‌‌​ ‌‌‌​‌​​‍ ‍‌‍ ‍‌‍​‌‌‍ ‌‌‍‌‌​‍‌‍‌ ​​‌‍‌‌‌ ​‍‌ ​ ‌ ​​‌‍‌‌‌‍​ ‌ ‌​‌‍‍‌‌ ‌‍‌‍‌‌​ ‌‌ ​​‌ ‌‌‌‍​‍‌‍ ​‌‍‍‌‌ ​ ‌‍‍​‌‍‌‌‌‍‌​​‍​‍‌ ‌
Field House Brooklyn​​​​‌ ‍ ​‍​‍‌‍ ‌ ​‍‌‍‍‌‌‍‌ ‌‍‍‌‌‍ ‍​‍​‍​ ‍‍​‍​‍‌ ​ ‌‍​‌‌‍ ‍‌‍‍‌‌ ‌​‌ ‍‌​‍ ‍‌‍‍‌‌‍ ​‍​‍​‍ ​​‍​‍‌‍‍​‌ ​‍‌‍‌‌‌‍‌‍​‍​‍​ ‍‍​‍​‍‌‍‍​‌ ‌​‌ ‌​‌ ​​‌ ​ ​ ‍‍​‍ ​‍ ‌‍​ ‌‍‍​‌‍‌‌‌‍ ​‌ ​ ‌‍‌‌‌‍​‌‌ ​​‌‍‍‌‌‍‌‌‌ ​‍‌ ​ ​‍ ‍‌ ​ ‌‍​‌‌‍ ‍‌‍‍‌‌ ‌​‌ ‍‌​‍ ‍‌ ​ ‌ ‌​‌ ‌‌‌‍‌​‌‍‍‌‌‍ ​‍ ‌‍‍‌‌‍ ‍‌ ‌​‌‍‌‌‌‍ ‍‌ ‌​​‍ ‌‍‌‌‌‍‌​‌‍‍‌‌ ‌​​‍ ‌‍ ‌‌‍ ‌‍‌​‌‍‌‌​ ‌‌ ​​‌ ​‍‌‍‌‌‌ ​ ‌‍‌‌‌‍ ‍‌ ‌​‌‍​‌‌ ‌​‌‍‍‌‌‍ ‌‍ ‍​ ‍ ‌‍‍‌‌‍‌​​ ‌‌‍‌‍‌‍ ‌‍ ‌ ‌​‌‍‌‌‌ ​‍​ ‍ ‌ ‌​‌ ‍‌‌ ​​‌‍‌‌​ ‌‌‍‌‍‌‍ ‌‍ ‌ ‌​‌‍‌‌‌ ​‍​ ‍ ‌ ​​‌‍​‌‌ ‌​‌‍‍​​ ‌‌‍​ ‌‍ ‌‍ ​‌ ‌‌‌‍ ‌‌‍ ‍‌ ​ ​‍‌‌​ ‌‌‌​​‍‌‌ ‌‍‍ ‌‍‌‌‌ ‍‌​‍‌‌​ ​ ‌​‌​​‍‌‌​ ​ ‌​‌​​‍‌‌​ ​‍​ ​‍‌‍‌‌‌‍​‍​ ​‍​ ‍​‌‍​ ​ ‌‌‌‍​ ‌‍​ ‌‍‌‌‌‍​‍‌‍​‌​ ​‌​‍‌‌​ ​‍​ ​‍​‍‌‌​ ‌‌‌​‌​​‍ ‍‌‍ ​‌‍‍‌‌‍ ‍‌‍‍ ‌ ​ ​‍‌‌​ ‌‌‌​​‍‌‌ ‌‍‍ ‌‍‌‌‌ ‍‌​‍‌‌​ ​ ‌​‌​​‍‌‌​ ​ ‌​‌​​‍‌‌​ ​‍​ ​‍​ ‌‍​ ‍​​ ‌ ‌‍‌​​ ​‌​ ​‍​ ‌‌​ ‌‍​ ​‍​ ​‌‌‍​ ​ ​‌​‍‌‌​ ​‍​ ​‍​‍‌‌​ ‌‌‌​‌​​‍ ‍‌‍ ‍‌‍​‌‌‍ ‌‌‍‌‌​ ‌‍​‍‌‍​‌‌ ​ ‌‍‌‌‌‌‌‌‌ ​‍‌‍ ​​ ‌‌‍‍​‌ ‌​‌ ‌​‌ ​​‌ ​ ​‍‌‌​ ​ ‌​​‌​‍‌‌​ ​‍‌​‌‍​‍‌‌​ ​‍‌​‌‍‌‍​ ‌‍‍​‌‍‌‌‌‍ ​‌ ​ ‌‍‌‌‌‍​‌‌ ​​‌‍‍‌‌‍‌‌‌ ​‍‌ ​ ​‍ ‍‌ ​ ‌‍​‌‌‍ ‍‌‍‍‌‌ ‌​‌ ‍‌​‍ ‍‌ ​ ‌ ‌​‌ ‌‌‌‍‌​‌‍‍‌‌‍ ​‍‌‍‌‍‍‌‌‍‌​​ ‌‌‍‌‍‌‍ ‌‍ ‌ ‌​‌‍‌‌‌ ​‍​‍‌‍‌ ‌​‌ ‍‌‌ ​​‌‍‌‌​ ‌‌‍‌‍‌‍ ‌‍ ‌ ‌​‌‍‌‌‌ ​‍​‍‌‍‌ ​​‌‍​‌‌ ‌​‌‍‍​​ ‌‌‍​ ‌‍ ‌‍ ​‌ ‌‌‌‍ ‌‌‍ ‍‌ ​ ​‍‌‌​ ‌‌‌​​‍‌‌ ‌‍‍ ‌‍‌‌‌ ‍‌​‍‌‌​ ​ ‌​‌​​‍‌‌​ ​ ‌​‌​​‍‌‌​ ​‍​ ​‍‌‍‌‌‌‍​‍​ ​‍​ ‍​‌‍​ ​ ‌‌‌‍​ ‌‍​ ‌‍‌‌‌‍​‍‌‍​‌​ ​‌​‍‌‌​ ​‍​ ​‍​‍‌‌​ ‌‌‌​‌​​‍ ‍‌‍ ​‌‍‍‌‌‍ ‍‌‍‍ ‌ ​ ​‍‌‌​ ‌‌‌​​‍‌‌ ‌‍‍ ‌‍‌‌‌ ‍‌​‍‌‌​ ​ ‌​‌​​‍‌‌​ ​ ‌​‌​​‍‌‌​ ​‍​ ​‍​ ‌‍​ ‍​​ ‌ ‌‍‌​​ ​‌​ ​‍​ ‌‌​ ‌‍​ ​‍​ ​‌‌‍​ ​ ​‌​‍‌‌​ ​‍​ ​‍​‍‌‌​ ‌‌‌​‌​​‍ ‍‌‍ ‍‌‍​‌‌‍ ‌‌‍‌‌​‍‌‍‌ ​​‌‍‌‌‌ ​‍‌ ​ ‌ ​​‌‍‌‌‌‍​ ‌ ‌​‌‍‍‌‌ ‌‍‌‍‌‌​ ‌‌ ​​‌ ‌‌‌‍​‍‌‍ ​‌‍‍‌‌ ​ ‌‍‍​‌‍‌‌‌‍‌​​‍​‍‌ ‌
Sky Rink​​​​‌ ‍ ​‍​‍‌‍ ‌ ​‍‌‍‍‌‌‍‌ ‌‍‍‌‌‍ ‍​‍​‍​ ‍‍​‍​‍‌ ​ ‌‍​‌‌‍ ‍‌‍‍‌‌ ‌​‌ ‍‌​‍ ‍‌‍‍‌‌‍ ​‍​‍​‍ ​​‍​‍‌‍‍​‌ ​‍‌‍‌‌‌‍‌‍​‍​‍​ ‍‍​‍​‍‌‍‍​‌ ‌​‌ ‌​‌ ​​‌ ​ ​ ‍‍​‍ ​‍ ‌‍​ ‌‍‍​‌‍‌‌‌‍ ​‌ ​ ‌‍‌‌‌‍​‌‌ ​​‌‍‍‌‌‍‌‌‌ ​‍‌ ​ ​‍ ‍‌ ​ ‌‍​‌‌‍ ‍‌‍‍‌‌ ‌​‌ ‍‌​‍ ‍‌ ​ ‌ ‌​‌ ‌‌‌‍‌​‌‍‍‌‌‍ ​‍ ‌‍‍‌‌‍ ‍‌ ‌​‌‍‌‌‌‍ ‍‌ ‌​​‍ ‌‍‌‌‌‍‌​‌‍‍‌‌ ‌​​‍ ‌‍ ‌‌‍ ‌‍‌​‌‍‌‌​ ‌‌ ​​‌ ​‍‌‍‌‌‌ ​ ‌‍‌‌‌‍ ‍‌ ‌​‌‍​‌‌ ‌​‌‍‍‌‌‍ ‌‍ ‍​ ‍ ‌‍‍‌‌‍‌​​ ‌‌‍‌‍‌‍ ‌‍ ‌ ‌​‌‍‌‌‌ ​‍​ ‍ ‌ ‌​‌ ‍‌‌ ​​‌‍‌‌​ ‌‌‍‌‍‌‍ ‌‍ ‌ ‌​‌‍‌‌‌ ​‍​ ‍ ‌ ​​‌‍​‌‌ ‌​‌‍‍​​ ‌‌‍​ ‌‍ ‌‍ ​‌ ‌‌‌‍ ‌‌‍ ‍‌ ​ ​‍‌‌​ ‌‌‌​​‍‌‌ ‌‍‍ ‌‍‌‌‌ ‍‌​‍‌‌​ ​ ‌​‌​​‍‌‌​ ​ ‌​‌​​‍‌‌​ ​‍​ ​‍‌‍‌‌‌‍​‍​ ​‍​ ‍​‌‍​ ​ ‌‌‌‍​ ‌‍​ ‌‍‌‌‌‍​‍‌‍​‌​ ​‌​‍‌‌​ ​‍​ ​‍​‍‌‌​ ‌‌‌​‌​​‍ ‍‌‍ ​‌‍‍‌‌‍ ‍‌‍‍ ‌ ​ ​‍‌‌​ ‌‌‌​​‍‌‌ ‌‍‍ ‌‍‌‌‌ ‍‌​‍‌‌​ ​ ‌​‌​​‍‌‌​ ​ ‌​‌​​‍‌‌​ ​‍​ ​‍​ ‌​​ ‌ ‌‍‌‍‌‍‌‍​ ​​​ ‌‍​ ‌‌​ ‌​‌‍‌​‌‍‌​​ ​‌‌‍​‍​‍‌‌​ ​‍​ ​‍​‍‌‌​ ‌‌‌​‌​​‍ ‍‌‍ ‍‌‍​‌‌‍ ‌‌‍‌‌​ ‌‍​‍‌‍​‌‌ ​ ‌‍‌‌‌‌‌‌‌ ​‍‌‍ ​​ ‌‌‍‍​‌ ‌​‌ ‌​‌ ​​‌ ​ ​‍‌‌​ ​ ‌​​‌​‍‌‌​ ​‍‌​‌‍​‍‌‌​ ​‍‌​‌‍‌‍​ ‌‍‍​‌‍‌‌‌‍ ​‌ ​ ‌‍‌‌‌‍​‌‌ ​​‌‍‍‌‌‍‌‌‌ ​‍‌ ​ ​‍ ‍‌ ​ ‌‍​‌‌‍ ‍‌‍‍‌‌ ‌​‌ ‍‌​‍ ‍‌ ​ ‌ ‌​‌ ‌‌‌‍‌​‌‍‍‌‌‍ ​‍‌‍‌‍‍‌‌‍‌​​ ‌‌‍‌‍‌‍ ‌‍ ‌ ‌​‌‍‌‌‌ ​‍​‍‌‍‌ ‌​‌ ‍‌‌ ​​‌‍‌‌​ ‌‌‍‌‍‌‍ ‌‍ ‌ ‌​‌‍‌‌‌ ​‍​‍‌‍‌ ​​‌‍​‌‌ ‌​‌‍‍​​ ‌‌‍​ ‌‍ ‌‍ ​‌ ‌‌‌‍ ‌‌‍ ‍‌ ​ ​‍‌‌​ ‌‌‌​​‍‌‌ ‌‍‍ ‌‍‌‌‌ ‍‌​‍‌‌​ ​ ‌​‌​​‍‌‌​ ​ ‌​‌​​‍‌‌​ ​‍​ ​‍‌‍‌‌‌‍​‍​ ​‍​ ‍​‌‍​ ​ ‌‌‌‍​ ‌‍​ ‌‍‌‌‌‍​‍‌‍​‌​ ​‌​‍‌‌​ ​‍​ ​‍​‍‌‌​ ‌‌‌​‌​​‍ ‍‌‍ ​‌‍‍‌‌‍ ‍‌‍‍ ‌ ​ ​‍‌‌​ ‌‌‌​​‍‌‌ ‌‍‍ ‌‍‌‌‌ ‍‌​‍‌‌​ ​ ‌​‌​​‍‌‌​ ​ ‌​‌​​‍‌‌​ ​‍​ ​‍​ ‌​​ ‌ ‌‍‌‍‌‍‌‍​ ​​​ ‌‍​ ‌‌​ ‌​‌‍‌​‌‍‌​​ ​‌‌‍​‍​‍‌‌​ ​‍​ ​‍​‍‌‌​ ‌‌‌​‌​​‍ ‍‌‍ ‍‌‍​‌‌‍ ‌‌‍‌‌​‍‌‍‌ ​​‌‍‌‌‌ ​‍‌ ​ ‌ ​​‌‍‌‌‌‍​ ‌ ‌​‌‍‍‌‌ ‌‍‌‍‌‌​ ‌‌ ​​‌ ‌‌‌‍​‍‌‍ ​‌‍‍‌‌ ​ ‌‍‍​‌‍‌‌‌‍‌​​‍​‍‌ ‌
Swim​​​​‌ ‍ ​‍​‍‌‍ ‌ ​‍‌‍‍‌‌‍‌ ‌‍‍‌‌‍ ‍​‍​‍​ ‍‍​‍​‍‌ ​ ‌‍​‌‌‍ ‍‌‍‍‌‌ ‌​‌ ‍‌​‍ ‍‌‍‍‌‌‍ ​‍​‍​‍ ​​‍​‍‌‍‍​‌ ​‍‌‍‌‌‌‍‌‍​‍​‍​ ‍‍​‍​‍‌‍‍​‌ ‌​‌ ‌​‌ ​​‌ ​ ​ ‍‍​‍ ​‍ ‌‍​ ‌‍‍​‌‍‌‌‌‍ ​‌ ​ ‌‍‌‌‌‍​‌‌ ​​‌‍‍‌‌‍‌‌‌ ​‍‌ ​ ​‍ ‍‌ ​ ‌‍​‌‌‍ ‍‌‍‍‌‌ ‌​‌ ‍‌​‍ ‍‌ ​ ‌ ‌​‌ ‌‌‌‍‌​‌‍‍‌‌‍ ​‍ ‌‍‍‌‌‍ ‍‌ ‌​‌‍‌‌‌‍ ‍‌ ‌​​‍ ‌‍‌‌‌‍‌​‌‍‍‌‌ ‌​​‍ ‌‍ ‌‌‍ ‌‍‌​‌‍‌‌​ ‌‌ ​​‌ ​‍‌‍‌‌‌ ​ ‌‍‌‌‌‍ ‍‌ ‌​‌‍​‌‌ ‌​‌‍‍‌‌‍ ‌‍ ‍​ ‍ ‌‍‍‌‌‍‌​​ ‌‌‍‌‍‌‍ ‌‍ ‌ ‌​‌‍‌‌‌ ​‍​ ‍ ‌ ‌​‌ ‍‌‌ ​​‌‍‌‌​ ‌‌‍‌‍‌‍ ‌‍ ‌ ‌​‌‍‌‌‌ ​‍​ ‍ ‌ ​​‌‍​‌‌ ‌​‌‍‍​​ ‌‌‍​ ‌‍ ‌‍ ​‌ ‌‌‌‍ ‌‌‍ ‍‌ ​ ​‍‌‌​ ‌‌‌​​‍‌‌ ‌‍‍ ‌‍‌‌‌ ‍‌​‍‌‌​ ​ ‌​‌​​‍‌‌​ ​ ‌​‌​​‍‌‌​ ​‍​ ​‍‌‍‌‌‌‍​‍​ ​‍​ ‍​‌‍​ ​ ‌‌‌‍​ ‌‍​ ‌‍‌‌‌‍​‍‌‍​‌​ ​‌​‍‌‌​ ​‍​ ​‍​‍‌‌​ ‌‌‌​‌​​‍ ‍‌‍ ​‌‍‍‌‌‍ ‍‌‍‍ ‌ ​ ​‍‌‌​ ‌‌‌​​‍‌‌ ‌‍‍ ‌‍‌‌‌ ‍‌​‍‌‌​ ​ ‌​‌​​‍‌‌​ ​ ‌​‌​​‍‌‌​ ​‍​ ​‍‌‍‌‍‌‍‌‍​ ​​​ ‌‌​ ‌‌​ ‌​​ ​‍‌‍​ ​ ​‌​ ​ ‌‍​ ‌‍​‌‌‍​ ‌‍‌‌​ ‌‍​ ​‌​ ​ ‌‍​ ‌‍​‍​ ‌​​ ‍​‌‍‌​​ ‍​​ ‌‍​ ‌‌‌‍​‍​ ‌​​ ‌​​ ​‌​ ‍‌​ ‍‌‌‍​ ​‍‌‌​ ​‍​ ​‍​‍‌‌​ ‌‌‌​‌​​‍ ‍‌‍ ‍‌‍​‌‌‍ ‌‌‍‌‌​ ‌‍​‍‌‍​‌‌ ​ ‌‍‌‌‌‌‌‌‌ ​‍‌‍ ​​ ‌‌‍‍​‌ ‌​‌ ‌​‌ ​​‌ ​ ​‍‌‌​ ​ ‌​​‌​‍‌‌​ ​‍‌​‌‍​‍‌‌​ ​‍‌​‌‍‌‍​ ‌‍‍​‌‍‌‌‌‍ ​‌ ​ ‌‍‌‌‌‍​‌‌ ​​‌‍‍‌‌‍‌‌‌ ​‍‌ ​ ​‍ ‍‌ ​ ‌‍​‌‌‍ ‍‌‍‍‌‌ ‌​‌ ‍‌​‍ ‍‌ ​ ‌ ‌​‌ ‌‌‌‍‌​‌‍‍‌‌‍ ​‍‌‍‌‍‍‌‌‍‌​​ ‌‌‍‌‍‌‍ ‌‍ ‌ ‌​‌‍‌‌‌ ​‍​‍‌‍‌ ‌​‌ ‍‌‌ ​​‌‍‌‌​ ‌‌‍‌‍‌‍ ‌‍ ‌ ‌​‌‍‌‌‌ ​‍​‍‌‍‌ ​​‌‍​‌‌ ‌​‌‍‍​​ ‌‌‍​ ‌‍ ‌‍ ​‌ ‌‌‌‍ ‌‌‍ ‍‌ ​ ​‍‌‌​ ‌‌‌​​‍‌‌ ‌‍‍ ‌‍‌‌‌ ‍‌​‍‌‌​ ​ ‌​‌​​‍‌‌​ ​ ‌​‌​​‍‌‌​ ​‍​ ​‍‌‍‌‌‌‍​‍​ ​‍​ ‍​‌‍​ ​ ‌‌‌‍​ ‌‍​ ‌‍‌‌‌‍​‍‌‍​‌​ ​‌​‍‌‌​ ​‍​ ​‍​‍‌‌​ ‌‌‌​‌​​‍ ‍‌‍ ​‌‍‍‌‌‍ ‍‌‍‍ ‌ ​ ​‍‌‌​ ‌‌‌​​‍‌‌ ‌‍‍ ‌‍‌‌‌ ‍‌​‍‌‌​ ​ ‌​‌​​‍‌‌​ ​ ‌​‌​​‍‌‌​ ​‍​ ​‍‌‍‌‍‌‍‌‍​ ​​​ ‌‌​ ‌‌​ ‌​​ ​‍‌‍​ ​ ​‌​ ​ ‌‍​ ‌‍​‌‌‍​ ‌‍‌‌​ ‌‍​ ​‌​ ​ ‌‍​ ‌‍​‍​ ‌​​ ‍​‌‍‌​​ ‍​​ ‌‍​ ‌‌‌‍​‍​ ‌​​ ‌​​ ​‌​ ‍‌​ ‍‌‌‍​ ​‍‌‌​ ​‍​ ​‍​‍‌‌​ ‌‌‌​‌​​‍ ‍‌‍ ‍‌‍​‌‌‍ ‌‌‍‌‌​‍‌‍‌ ​​‌‍‌‌‌ ​‍‌ ​ ‌ ​​‌‍‌‌‌‍​ ‌ ‌​‌‍‍‌‌ ‌‍‌‍‌‌​ ‌‌ ​​‌ ‌‌‌‍​‍‌‍ ​‌‍‍‌‌ ​ ‌‍‍​‌‍‌‌‌‍‌​​‍​‍‌ ‌
Golf Club​​​​‌ ‍ ​‍​‍‌‍ ‌ ​‍‌‍‍‌‌‍‌ ‌‍‍‌‌‍ ‍​‍​‍​ ‍‍​‍​‍‌ ​ ‌‍​‌‌‍ ‍‌‍‍‌‌ ‌​‌ ‍‌​‍ ‍‌‍‍‌‌‍ ​‍​‍​‍ ​​‍​‍‌‍‍​‌ ​‍‌‍‌‌‌‍‌‍​‍​‍​ ‍‍​‍​‍‌‍‍​‌ ‌​‌ ‌​‌ ​​‌ ​ ​ ‍‍​‍ ​‍ ‌‍​ ‌‍‍​‌‍‌‌‌‍ ​‌ ​ ‌‍‌‌‌‍​‌‌ ​​‌‍‍‌‌‍‌‌‌ ​‍‌ ​ ​‍ ‍‌ ​ ‌‍​‌‌‍ ‍‌‍‍‌‌ ‌​‌ ‍‌​‍ ‍‌ ​ ‌ ‌​‌ ‌‌‌‍‌​‌‍‍‌‌‍ ​‍ ‌‍‍‌‌‍ ‍‌ ‌​‌‍‌‌‌‍ ‍‌ ‌​​‍ ‌‍‌‌‌‍‌​‌‍‍‌‌ ‌​​‍ ‌‍ ‌‌‍ ‌‍‌​‌‍‌‌​ ‌‌ ​​‌ ​‍‌‍‌‌‌ ​ ‌‍‌‌‌‍ ‍‌ ‌​‌‍​‌‌ ‌​‌‍‍‌‌‍ ‌‍ ‍​ ‍ ‌‍‍‌‌‍‌​​ ‌‌‍‌‍‌‍ ‌‍ ‌ ‌​‌‍‌‌‌ ​‍​ ‍ ‌ ‌​‌ ‍‌‌ ​​‌‍‌‌​ ‌‌‍‌‍‌‍ ‌‍ ‌ ‌​‌‍‌‌‌ ​‍​ ‍ ‌ ​​‌‍​‌‌ ‌​‌‍‍​​ ‌‌‍​ ‌‍ ‌‍ ​‌ ‌‌‌‍ ‌‌‍ ‍‌ ​ ​‍‌‌​ ‌‌‌​​‍‌‌ ‌‍‍ ‌‍‌‌‌ ‍‌​‍‌‌​ ​ ‌​‌​​‍‌‌​ ​ ‌​‌​​‍‌‌​ ​‍​ ​‍‌‍‌‌‌‍​‍​ ​‍​ ‍​‌‍​ ​ ‌‌‌‍​ ‌‍​ ‌‍‌‌‌‍​‍‌‍​‌​ ​‌​‍‌‌​ ​‍​ ​‍​‍‌‌​ ‌‌‌​‌​​‍ ‍‌‍ ​‌‍‍‌‌‍ ‍‌‍‍ ‌ ​ ​‍‌‌​ ‌‌‌​​‍‌‌ ‌‍‍ ‌‍‌‌‌ ‍‌​‍‌‌​ ​ ‌​‌​​‍‌‌​ ​ ‌​‌​​‍‌‌​ ​‍​ ​‍​ ‌​‌‍‌‌​ ‌‍‌‍‌​​ ​‍​ ‌‍​ ​‍‌‍‌‍‌‍​‌‌‍​ ‌‍​ ‌‍​ ​‍‌‌​ ​‍​ ​‍​‍‌‌​ ‌‌‌​‌​​‍ ‍‌‍ ‍‌‍​‌‌‍ ‌‌‍‌‌​ ‌‍​‍‌‍​‌‌ ​ ‌‍‌‌‌‌‌‌‌ ​‍‌‍ ​​ ‌‌‍‍​‌ ‌​‌ ‌​‌ ​​‌ ​ ​‍‌‌​ ​ ‌​​‌​‍‌‌​ ​‍‌​‌‍​‍‌‌​ ​‍‌​‌‍‌‍​ ‌‍‍​‌‍‌‌‌‍ ​‌ ​ ‌‍‌‌‌‍​‌‌ ​​‌‍‍‌‌‍‌‌‌ ​‍‌ ​ ​‍ ‍‌ ​ ‌‍​‌‌‍ ‍‌‍‍‌‌ ‌​‌ ‍‌​‍ ‍‌ ​ ‌ ‌​‌ ‌‌‌‍‌​‌‍‍‌‌‍ ​‍‌‍‌‍‍‌‌‍‌​​ ‌‌‍‌‍‌‍ ‌‍ ‌ ‌​‌‍‌‌‌ ​‍​‍‌‍‌ ‌​‌ ‍‌‌ ​​‌‍‌‌​ ‌‌‍‌‍‌‍ ‌‍ ‌ ‌​‌‍‌‌‌ ​‍​‍‌‍‌ ​​‌‍​‌‌ ‌​‌‍‍​​ ‌‌‍​ ‌‍ ‌‍ ​‌ ‌‌‌‍ ‌‌‍ ‍‌ ​ ​‍‌‌​ ‌‌‌​​‍‌‌ ‌‍‍ ‌‍‌‌‌ ‍‌​‍‌‌​ ​ ‌​‌​​‍‌‌​ ​ ‌​‌​​‍‌‌​ ​‍​ ​‍‌‍‌‌‌‍​‍​ ​‍​ ‍​‌‍​ ​ ‌‌‌‍​ ‌‍​ ‌‍‌‌‌‍​‍‌‍​‌​ ​‌​‍‌‌​ ​‍​ ​‍​‍‌‌​ ‌‌‌​‌​​‍ ‍‌‍ ​‌‍‍‌‌‍ ‍‌‍‍ ‌ ​ ​‍‌‌​ ‌‌‌​​‍‌‌ ‌‍‍ ‌‍‌‌‌ ‍‌​‍‌‌​ ​ ‌​‌​​‍‌‌​ ​ ‌​‌​​‍‌‌​ ​‍​ ​‍​ ‌​‌‍‌‌​ ‌‍‌‍‌​​ ​‍​ ‌‍​ ​‍‌‍‌‍‌‍​‌‌‍​ ‌‍​ ‌‍​ ​‍‌‌​ ​‍​ ​‍​‍‌‌​ ‌‌‌​‌​​‍ ‍‌‍ ‍‌‍​‌‌‍ ‌‌‍‌‌​‍‌‍‌ ​​‌‍‌‌‌ ​‍‌ ​ ‌ ​​‌‍‌‌‌‍​ ‌ ‌​‌‍‍‌‌ ‌‍‌‍‌‌​ ‌‌ ​​‌ ‌‌‌‍​‍‌‍ ​‌‍‍‌‌ ​ ‌‍‍​‌‍‌‌‌‍‌​​‍​‍‌ ‌
Athletic Club​​​​‌ ‍ ​‍​‍‌‍ ‌ ​‍‌‍‍‌‌‍‌ ‌‍‍‌‌‍ ‍​‍​‍​ ‍‍​‍​‍‌ ​ ‌‍​‌‌‍ ‍‌‍‍‌‌ ‌​‌ ‍‌​‍ ‍‌‍‍‌‌‍ ​‍​‍​‍ ​​‍​‍‌‍‍​‌ ​‍‌‍‌‌‌‍‌‍​‍​‍​ ‍‍​‍​‍‌‍‍​‌ ‌​‌ ‌​‌ ​​‌ ​ ​ ‍‍​‍ ​‍ ‌‍​ ‌‍‍​‌‍‌‌‌‍ ​‌ ​ ‌‍‌‌‌‍​‌‌ ​​‌‍‍‌‌‍‌‌‌ ​‍‌ ​ ​‍ ‍‌ ​ ‌‍​‌‌‍ ‍‌‍‍‌‌ ‌​‌ ‍‌​‍ ‍‌ ​ ‌ ‌​‌ ‌‌‌‍‌​‌‍‍‌‌‍ ​‍ ‌‍‍‌‌‍ ‍‌ ‌​‌‍‌‌‌‍ ‍‌ ‌​​‍ ‌‍‌‌‌‍‌​‌‍‍‌‌ ‌​​‍ ‌‍ ‌‌‍ ‌‍‌​‌‍‌‌​ ‌‌ ​​‌ ​‍‌‍‌‌‌ ​ ‌‍‌‌‌‍ ‍‌ ‌​‌‍​‌‌ ‌​‌‍‍‌‌‍ ‌‍ ‍​ ‍ ‌‍‍‌‌‍‌​​ ‌‌‍‌‍‌‍ ‌‍ ‌ ‌​‌‍‌‌‌ ​‍​ ‍ ‌ ‌​‌ ‍‌‌ ​​‌‍‌‌​ ‌‌‍‌‍‌‍ ‌‍ ‌ ‌​‌‍‌‌‌ ​‍​ ‍ ‌ ​​‌‍​‌‌ ‌​‌‍‍​​ ‌‌‍​ ‌‍ ‌‍ ​‌ ‌‌‌‍ ‌‌‍ ‍‌ ​ ​‍‌‌​ ‌‌‌​​‍‌‌ ‌‍‍ ‌‍‌‌‌ ‍‌​‍‌‌​ ​ ‌​‌​​‍‌‌​ ​ ‌​‌​​‍‌‌​ ​‍​ ​‍‌‍‌‌‌‍​‍​ ​‍​ ‍​‌‍​ ​ ‌‌‌‍​ ‌‍​ ‌‍‌‌‌‍​‍‌‍​‌​ ​‌​‍‌‌​ ​‍​ ​‍​‍‌‌​ ‌‌‌​‌​​‍ ‍‌‍ ​‌‍‍‌‌‍ ‍‌‍‍ ‌ ​ ​‍‌‌​ ‌‌‌​​‍‌‌ ‌‍‍ ‌‍‌‌‌ ‍‌​‍‌‌​ ​ ‌​‌​​‍‌‌​ ​ ‌​‌​​‍‌‌​ ​‍​ ​‍​ ‍​‌‍​‌​ ​ ​ ‌​‌‍​‌​ ‌ ‌‍‌​‌‍​‌​ ​ ​ ‍​‌‍‌‌‌‍​ ​‍‌‌​ ​‍​ ​‍​‍‌‌​ ‌‌‌​‌​​‍ ‍‌‍ ‍‌‍​‌‌‍ ‌‌‍‌‌​ ‌‍​‍‌‍​‌‌ ​ ‌‍‌‌‌‌‌‌‌ ​‍‌‍ ​​ ‌‌‍‍​‌ ‌​‌ ‌​‌ ​​‌ ​ ​‍‌‌​ ​ ‌​​‌​‍‌‌​ ​‍‌​‌‍​‍‌‌​ ​‍‌​‌‍‌‍​ ‌‍‍​‌‍‌‌‌‍ ​‌ ​ ‌‍‌‌‌‍​‌‌ ​​‌‍‍‌‌‍‌‌‌ ​‍‌ ​ ​‍ ‍‌ ​ ‌‍​‌‌‍ ‍‌‍‍‌‌ ‌​‌ ‍‌​‍ ‍‌ ​ ‌ ‌​‌ ‌‌‌‍‌​‌‍‍‌‌‍ ​‍‌‍‌‍‍‌‌‍‌​​ ‌‌‍‌‍‌‍ ‌‍ ‌ ‌​‌‍‌‌‌ ​‍​‍‌‍‌ ‌​‌ ‍‌‌ ​​‌‍‌‌​ ‌‌‍‌‍‌‍ ‌‍ ‌ ‌​‌‍‌‌‌ ​‍​‍‌‍‌ ​​‌‍​‌‌ ‌​‌‍‍​​ ‌‌‍​ ‌‍ ‌‍ ​‌ ‌‌‌‍ ‌‌‍ ‍‌ ​ ​‍‌‌​ ‌‌‌​​‍‌‌ ‌‍‍ ‌‍‌‌‌ ‍‌​‍‌‌​ ​ ‌​‌​​‍‌‌​ ​ ‌​‌​​‍‌‌​ ​‍​ ​‍‌‍‌‌‌‍​‍​ ​‍​ ‍​‌‍​ ​ ‌‌‌‍​ ‌‍​ ‌‍‌‌‌‍​‍‌‍​‌​ ​‌​‍‌‌​ ​‍​ ​‍​‍‌‌​ ‌‌‌​‌​​‍ ‍‌‍ ​‌‍‍‌‌‍ ‍‌‍‍ ‌ ​ ​‍‌‌​ ‌‌‌​​‍‌‌ ‌‍‍ ‌‍‌‌‌ ‍‌​‍‌‌​ ​ ‌​‌​​‍‌‌​ ​ ‌​‌​​‍‌‌​ ​‍​ ​‍​ ‍​‌‍​‌​ ​ ​ ‌​‌‍​‌​ ‌ ‌‍‌​‌‍​‌​ ​ ​ ‍​‌‍‌‌‌‍​ ​‍‌‌​ ​‍​ ​‍​‍‌‌​ ‌‌‌​‌​​‍ ‍‌‍ ‍‌‍​‌‌‍ ‌‌‍‌‌​‍‌‍‌ ​​‌‍‌‌‌ ​‍‌ ​ ‌ ​​‌‍‌‌‌‍​ ‌ ‌​‌‍‍‌‌ ‌‍‌‍‌‌​ ‌‌ ​​‌ ‌‌‌‍​‍‌‍ ​‌‍‍‌‌ ​ ‌‍‍​‌‍‌‌‌‍‌​​‍​‍‌ ‌
Marina​​​​‌ ‍ ​‍​‍‌‍ ‌ ​‍‌‍‍‌‌‍‌ ‌‍‍‌‌‍ ‍​‍​‍​ ‍‍​‍​‍‌ ​ ‌‍​‌‌‍ ‍‌‍‍‌‌ ‌​‌ ‍‌​‍ ‍‌‍‍‌‌‍ ​‍​‍​‍ ​​‍​‍‌‍‍​‌ ​‍‌‍‌‌‌‍‌‍​‍​‍​ ‍‍​‍​‍‌‍‍​‌ ‌​‌ ‌​‌ ​​‌ ​ ​ ‍‍​‍ ​‍ ‌‍​ ‌‍‍​‌‍‌‌‌‍ ​‌ ​ ‌‍‌‌‌‍​‌‌ ​​‌‍‍‌‌‍‌‌‌ ​‍‌ ​ ​‍ ‍‌ ​ ‌‍​‌‌‍ ‍‌‍‍‌‌ ‌​‌ ‍‌​‍ ‍‌ ​ ‌ ‌​‌ ‌‌‌‍‌​‌‍‍‌‌‍ ​‍ ‌‍‍‌‌‍ ‍‌ ‌​‌‍‌‌‌‍ ‍‌ ‌​​‍ ‌‍‌‌‌‍‌​‌‍‍‌‌ ‌​​‍ ‌‍ ‌‌‍ ‌‍‌​‌‍‌‌​ ‌‌ ​​‌ ​‍‌‍‌‌‌ ​ ‌‍‌‌‌‍ ‍‌ ‌​‌‍​‌‌ ‌​‌‍‍‌‌‍ ‌‍ ‍​ ‍ ‌‍‍‌‌‍‌​​ ‌‌‍‌‍‌‍ ‌‍ ‌ ‌​‌‍‌‌‌ ​‍​ ‍ ‌ ‌​‌ ‍‌‌ ​​‌‍‌‌​ ‌‌‍‌‍‌‍ ‌‍ ‌ ‌​‌‍‌‌‌ ​‍​ ‍ ‌ ​​‌‍​‌‌ ‌​‌‍‍​​ ‌‌‍​ ‌‍ ‌‍ ​‌ ‌‌‌‍ ‌‌‍ ‍‌ ​ ​‍‌‌​ ‌‌‌​​‍‌‌ ‌‍‍ ‌‍‌‌‌ ‍‌​‍‌‌​ ​ ‌​‌​​‍‌‌​ ​ ‌​‌​​‍‌‌​ ​‍​ ​‍‌‍‌‌‌‍​‍​ ​‍​ ‍​‌‍​ ​ ‌‌‌‍​ ‌‍​ ‌‍‌‌‌‍​‍‌‍​‌​ ​‌​‍‌‌​ ​‍​ ​‍​‍‌‌​ ‌‌‌​‌​​‍ ‍‌‍ ​‌‍‍‌‌‍ ‍‌‍‍ ‌ ​ ​‍‌‌​ ‌‌‌​​‍‌‌ ‌‍‍ ‌‍‌‌‌ ‍‌​‍‌‌​ ​ ‌​‌​​‍‌‌​ ​ ‌​‌​​‍‌‌​ ​‍​ ​‍​ ‌‍​ ‌‌​ ‌‍​ ‌‌‌‍‌‌‌‍‌‍‌‍​‌​ ​​​ ‌‍​ ‌‌​ ‌​‌‍‌​​‍‌‌​ ​‍​ ​‍​‍‌‌​ ‌‌‌​‌​​‍ ‍‌‍ ‍‌‍​‌‌‍ ‌‌‍‌‌​ ‌‍​‍‌‍​‌‌ ​ ‌‍‌‌‌‌‌‌‌ ​‍‌‍ ​​ ‌‌‍‍​‌ ‌​‌ ‌​‌ ​​‌ ​ ​‍‌‌​ ​ ‌​​‌​‍‌‌​ ​‍‌​‌‍​‍‌‌​ ​‍‌​‌‍‌‍​ ‌‍‍​‌‍‌‌‌‍ ​‌ ​ ‌‍‌‌‌‍​‌‌ ​​‌‍‍‌‌‍‌‌‌ ​‍‌ ​ ​‍ ‍‌ ​ ‌‍​‌‌‍ ‍‌‍‍‌‌ ‌​‌ ‍‌​‍ ‍‌ ​ ‌ ‌​‌ ‌‌‌‍‌​‌‍‍‌‌‍ ​‍‌‍‌‍‍‌‌‍‌​​ ‌‌‍‌‍‌‍ ‌‍ ‌ ‌​‌‍‌‌‌ ​‍​‍‌‍‌ ‌​‌ ‍‌‌ ​​‌‍‌‌​ ‌‌‍‌‍‌‍ ‌‍ ‌ ‌​‌‍‌‌‌ ​‍​‍‌‍‌ ​​‌‍​‌‌ ‌​‌‍‍​​ ‌‌‍​ ‌‍ ‌‍ ​‌ ‌‌‌‍ ‌‌‍ ‍‌ ​ ​‍‌‌​ ‌‌‌​​‍‌‌ ‌‍‍ ‌‍‌‌‌ ‍‌​‍‌‌​ ​ ‌​‌​​‍‌‌​ ​ ‌​‌​​‍‌‌​ ​‍​ ​‍‌‍‌‌‌‍​‍​ ​‍​ ‍​‌‍​ ​ ‌‌‌‍​ ‌‍​ ‌‍‌‌‌‍​‍‌‍​‌​ ​‌​‍‌‌​ ​‍​ ​‍​‍‌‌​ ‌‌‌​‌​​‍ ‍‌‍ ​‌‍‍‌‌‍ ‍‌‍‍ ‌ ​ ​‍‌‌​ ‌‌‌​​‍‌‌ ‌‍‍ ‌‍‌‌‌ ‍‌​‍‌‌​ ​ ‌​‌​​‍‌‌​ ​ ‌​‌​​‍‌‌​ ​‍​ ​‍​ ‌‍​ ‌‌​ ‌‍​ ‌‌‌‍‌‌‌‍‌‍‌‍​‌​ ​​​ ‌‍​ ‌‌​ ‌​‌‍‌​​‍‌‌​ ​‍​ ​‍​‍‌‌​ ‌‌‌​‌​​‍ ‍‌‍ ‍‌‍​‌‌‍ ‌‌‍‌‌​‍‌‍‌ ​​‌‍‌‌‌ ​‍‌ ​ ‌ ​​‌‍‌‌‌‍​ ‌ ‌​‌‍‍‌‌ ‌‍‌‍‌‌​ ‌‌ ​​‌ ‌‌‌‍​‍‌‍ ​‌‍‍‌‌ ​ ‌‍‍​‌‍‌‌‌‍‌​​‍​‍‌ ‌
Company​​​​‌ ‍ ​‍​‍‌‍ ‌ ​‍‌‍‍‌‌‍‌ ‌‍‍‌‌‍ ‍​‍​‍​ ‍‍​‍​‍‌ ​ ‌‍​‌‌‍ ‍‌‍‍‌‌ ‌​‌ ‍‌​‍ ‍‌‍‍‌‌‍ ​‍​‍​‍ ​​‍​‍‌‍‍​‌ ​‍‌‍‌‌‌‍‌‍​‍​‍​ ‍‍​‍​‍‌‍‍​‌ ‌​‌ ‌​‌ ​​‌ ​ ​ ‍‍​‍ ​‍ ‌‍​ ‌‍‍​‌‍‌‌‌‍ ​‌ ​ ‌‍‌‌‌‍​‌‌ ​​‌‍‍‌‌‍‌‌‌ ​‍‌ ​ ​‍ ‍‌ ​ ‌‍​‌‌‍ ‍‌‍‍‌‌ ‌​‌ ‍‌​‍ ‍‌ ​ ‌ ‌​‌ ‌‌‌‍‌​‌‍‍‌‌‍ ​‍ ‌‍‍‌‌‍ ‍‌ ‌​‌‍‌‌‌‍ ‍‌ ‌​​‍ ‌‍‌‌‌‍‌​‌‍‍‌‌ ‌​​‍ ‌‍ ‌‌‍ ‌‍‌​‌‍‌‌​ ‌‌ ​​‌ ​‍‌‍‌‌‌ ​ ‌‍‌‌‌‍ ‍‌ ‌​‌‍​‌‌ ‌​‌‍‍‌‌‍ ‌‍ ‍​ ‍ ‌‍‍‌‌‍‌​​ ‌‌‍‌‍‌‍ ‌‍ ‌ ‌​‌‍‌‌‌ ​‍​ ‍ ‌ ‌​‌ ‍‌‌ ​​‌‍‌‌​ ‌‌‍‌‍‌‍ ‌‍ ‌ ‌​‌‍‌‌‌ ​‍​ ‍ ‌ ​​‌‍​‌‌ ‌​‌‍‍​​ ‌‌‍​ ‌‍ ‌‍ ​‌ ‌‌‌‍ ‌‌‍ ‍‌ ​ ​‍‌‌​ ‌‌‌​​‍‌‌ ‌‍‍ ‌‍‌‌‌ ‍‌​‍‌‌​ ​ ‌​‌​​‍‌‌​ ​ ‌​‌​​‍‌‌​ ​‍​ ​‍‌‍​ ​ ​ ​ ‌​​ ​​‌‍​ ​ ‌‍‌‍‌​​ ‌​‌‍‌‍‌‍‌‌‌‍‌‌‌‍‌​​‍‌‌​ ​‍​ ​‍​‍‌‌​ ‌‌‌​‌​​‍ ‍‌ ‌​‌‍‍‌‌ ‌​‌‍ ​‌‍‌‌​ ‌‍​‍‌‍​‌‌ ​ ‌‍‌‌‌‌‌‌‌ ​‍‌‍ ​​ ‌‌‍‍​‌ ‌​‌ ‌​‌ ​​‌ ​ ​‍‌‌​ ​ ‌​​‌​‍‌‌​ ​‍‌​‌‍​‍‌‌​ ​‍‌​‌‍‌‍​ ‌‍‍​‌‍‌‌‌‍ ​‌ ​ ‌‍‌‌‌‍​‌‌ ​​‌‍‍‌‌‍‌‌‌ ​‍‌ ​ ​‍ ‍‌ ​ ‌‍​‌‌‍ ‍‌‍‍‌‌ ‌​‌ ‍‌​‍ ‍‌ ​ ‌ ‌​‌ ‌‌‌‍‌​‌‍‍‌‌‍ ​‍‌‍‌‍‍‌‌‍‌​​ ‌‌‍‌‍‌‍ ‌‍ ‌ ‌​‌‍‌‌‌ ​‍​‍‌‍‌ ‌​‌ ‍‌‌ ​​‌‍‌‌​ ‌‌‍‌‍‌‍ ‌‍ ‌ ‌​‌‍‌‌‌ ​‍​‍‌‍‌ ​​‌‍​‌‌ ‌​‌‍‍​​ ‌‌‍​ ‌‍ ‌‍ ​‌ ‌‌‌‍ ‌‌‍ ‍‌ ​ ​‍‌‌​ ‌‌‌​​‍‌‌ ‌‍‍ ‌‍‌‌‌ ‍‌​‍‌‌​ ​ ‌​‌​​‍‌‌​ ​ ‌​‌​​‍‌‌​ ​‍​ ​‍‌‍​ ​ ​ ​ ‌​​ ​​‌‍​ ​ ‌‍‌‍‌​​ ‌​‌‍‌‍‌‍‌‌‌‍‌‌‌‍‌​​‍‌‌​ ​‍​ ​‍​‍‌‌​ ‌‌‌​‌​​‍ ‍‌ ‌​‌‍‍‌‌ ‌​‌‍ ​‌‍‌‌​‍‌‍‌ ​​‌‍‌‌‌ ​‍‌ ​ ‌ ​​‌‍‌‌‌‍​ ‌ ‌​‌‍‍‌‌ ‌‍‌‍‌‌​ ‌‌ ​​‌ ‌‌‌‍​‍‌‍ ​‌‍‍‌‌ ​ ‌‍‍​‌‍‌‌‌‍‌​​‍​‍‌ ‌
More​​​​‌ ‍ ​‍​‍‌‍ ‌ ​‍‌‍‍‌‌‍‌ ‌‍‍‌‌‍ ‍​‍​‍​ ‍‍​‍​‍‌ ​ ‌‍​‌‌‍ ‍‌‍‍‌‌ ‌​‌ ‍‌​‍ ‍‌‍‍‌‌‍ ​‍​‍​‍ ​​‍​‍‌‍‍​‌ ​‍‌‍‌‌‌‍‌‍​‍​‍​ ‍‍​‍​‍‌‍‍​‌ ‌​‌ ‌​‌ ​​‌ ​ ​ ‍‍​‍ ​‍ ‌‍​ ‌‍‍​‌‍‌‌‌‍ ​‌ ​ ‌‍‌‌‌‍​‌‌ ​​‌‍‍‌‌‍‌‌‌ ​‍‌ ​ ​‍ ‍‌ ​ ‌‍​‌‌‍ ‍‌‍‍‌‌ ‌​‌ ‍‌​‍ ‍‌ ​ ‌ ‌​‌ ‌‌‌‍‌​‌‍‍‌‌‍ ​‍ ‌‍‍‌‌‍ ‍‌ ‌​‌‍‌‌‌‍ ‍‌ ‌​​‍ ‌‍‌‌‌‍‌​‌‍‍‌‌ ‌​​‍ ‌‍ ‌‌‍ ‌‍‌​‌‍‌‌​ ‌‌ ​​‌ ​‍‌‍‌‌‌ ​ ‌‍‌‌‌‍ ‍‌ ‌​‌‍​‌‌ ‌​‌‍‍‌‌‍ ‌‍ ‍​ ‍ ‌‍‍‌‌‍‌​​ ‌‌‍‌‍‌‍ ‌‍ ‌ ‌​‌‍‌‌‌ ​‍​ ‍ ‌ ‌​‌ ‍‌‌ ​​‌‍‌‌​ ‌‌‍‌‍‌‍ ‌‍ ‌ ‌​‌‍‌‌‌ ​‍​ ‍ ‌ ​​‌‍​‌‌ ‌​‌‍‍​​ ‌‌‍​ ‌‍ ‌‍ ​‌ ‌‌‌‍ ‌‌‍ ‍‌ ​ ​‍‌‌​ ‌‌‌​​‍‌‌ ‌‍‍ ‌‍‌‌‌ ‍‌​‍‌‌​ ​ ‌​‌​​‍‌‌​ ​ ‌​‌​​‍‌‌​ ​‍​ ​‍​ ‌‌​ ​ ​ ‌‌​ ‍‌‌‍​ ​ ​‍‌‍‌​​ ‍​‌‍​‌​ ‍​​ ​ ​ ​ ​‍‌‌​ ​‍​ ​‍​‍‌‌​ ‌‌‌​‌​​‍ ‍‌ ‌​‌‍‍‌‌ ‌​‌‍ ​‌‍‌‌​ ‌‍​‍‌‍​‌‌ ​ ‌‍‌‌‌‌‌‌‌ ​‍‌‍ ​​ ‌‌‍‍​‌ ‌​‌ ‌​‌ ​​‌ ​ ​‍‌‌​ ​ ‌​​‌​‍‌‌​ ​‍‌​‌‍​‍‌‌​ ​‍‌​‌‍‌‍​ ‌‍‍​‌‍‌‌‌‍ ​‌ ​ ‌‍‌‌‌‍​‌‌ ​​‌‍‍‌‌‍‌‌‌ ​‍‌ ​ ​‍ ‍‌ ​ ‌‍​‌‌‍ ‍‌‍‍‌‌ ‌​‌ ‍‌​‍ ‍‌ ​ ‌ ‌​‌ ‌‌‌‍‌​‌‍‍‌‌‍ ​‍‌‍‌‍‍‌‌‍‌​​ ‌‌‍‌‍‌‍ ‌‍ ‌ ‌​‌‍‌‌‌ ​‍​‍‌‍‌ ‌​‌ ‍‌‌ ​​‌‍‌‌​ ‌‌‍‌‍‌‍ ‌‍ ‌ ‌​‌‍‌‌‌ ​‍​‍‌‍‌ ​​‌‍​‌‌ ‌​‌‍‍​​ ‌‌‍​ ‌‍ ‌‍ ​‌ ‌‌‌‍ ‌‌‍ ‍‌ ​ ​‍‌‌​ ‌‌‌​​‍‌‌ ‌‍‍ ‌‍‌‌‌ ‍‌​‍‌‌​ ​ ‌​‌​​‍‌‌​ ​ ‌​‌​​‍‌‌​ ​‍​ ​‍​ ‌‌​ ​ ​ ‌‌​ ‍‌‌‍​ ​ ​‍‌‍‌​​ ‍​‌‍​‌​ ‍​​ ​ ​ ​ ​‍‌‌​ ​‍​ ​‍​‍‌‌​ ‌‌‌​‌​​‍ ‍‌ ‌​‌‍‍‌‌ ‌​‌‍ ​‌‍‌‌​‍‌‍‌ ​​‌‍‌‌‌ ​‍‌ ​ ‌ ​​‌‍‌‌‌‍​ ‌ ‌​‌‍‍‌‌ ‌‍‌‍‌‌​ ‌‌ ​​‌ ‌‌‌‍​‍‌‍ ​‌‍‍‌‌ ​ ‌‍‍​‌‍‌‌‌‍‌​​‍​‍‌ ‌
Stay in Touch​​​​‌ ‍ ​‍​‍‌‍ ‌ ​‍‌‍‍‌‌‍‌ ‌‍‍‌‌‍ ‍​‍​‍​ ‍‍​‍​‍‌ ​ ‌‍​‌‌‍ ‍‌‍‍‌‌ ‌​‌ ‍‌​‍ ‍‌‍‍‌‌‍ ​‍​‍​‍ ​​‍​‍‌‍‍​‌ ​‍‌‍‌‌‌‍‌‍​‍​‍​ ‍‍​‍​‍‌‍‍​‌ ‌​‌ ‌​‌ ​​‌ ​ ​ ‍‍​‍ ​‍ ‌‍​ ‌‍‍​‌‍‌‌‌‍ ​‌ ​ ‌‍‌‌‌‍​‌‌ ​​‌‍‍‌‌‍‌‌‌ ​‍‌ ​ ​‍ ‍‌ ​ ‌‍​‌‌‍ ‍‌‍‍‌‌ ‌​‌ ‍‌​‍ ‍‌ ​ ‌ ‌​‌ ‌‌‌‍‌​‌‍‍‌‌‍ ​‍ ‌‍‍‌‌‍ ‍‌ ‌​‌‍‌‌‌‍ ‍‌ ‌​​‍ ‌‍‌‌‌‍‌​‌‍‍‌‌ ‌​​‍ ‌‍ ‌‌‍ ‌‍‌​‌‍‌‌​ ‌‌ ​​‌ ​‍‌‍‌‌‌ ​ ‌‍‌‌‌‍ ‍‌ ‌​‌‍​‌‌ ‌​‌‍‍‌‌‍ ‌‍ ‍​ ‍ ‌‍‍‌‌‍‌​​ ‌‌‍‌‍‌‍ ‌‍ ‌ ‌​‌‍‌‌‌ ​‍​ ‍ ‌ ‌​‌ ‍‌‌ ​​‌‍‌‌​ ‌‌‍‌‍‌‍ ‌‍ ‌ ‌​‌‍‌‌‌ ​‍​ ‍ ‌ ​​‌‍​‌‌ ‌​‌‍‍​​ ‌‌‍​ ‌‍ ‌‍ ​‌ ‌‌‌‍ ‌‌‍ ‍‌ ​ ​‍‌‌​ ‌‌‌​​‍‌‌ ‌‍‍ ‌‍‌‌‌ ‍‌​‍‌‌​ ​ ‌​‌​​‍‌‌​ ​ ‌​‌​​‍‌‌​ ​‍​ ​‍​ ‍​‌‍​‍‌‍‌​​ ​‌‌‍​‍‌‍‌‌‌‍‌‌‌‍‌​‌‍​‌​ ​‍‌‍‌‌‌‍​‌​‍‌‌​ ​‍​ ​‍​‍‌‌​ ‌‌‌​‌​​‍ ‍‌ ‌​‌‍‍‌‌ ‌​‌‍ ​‌‍‌‌​ ‌‍​‍‌‍​‌‌ ​ ‌‍‌‌‌‌‌‌‌ ​‍‌‍ ​​ ‌‌‍‍​‌ ‌​‌ ‌​‌ ​​‌ ​ ​‍‌‌​ ​ ‌​​‌​‍‌‌​ ​‍‌​‌‍​‍‌‌​ ​‍‌​‌‍‌‍​ ‌‍‍​‌‍‌‌‌‍ ​‌ ​ ‌‍‌‌‌‍​‌‌ ​​‌‍‍‌‌‍‌‌‌ ​‍‌ ​ ​‍ ‍‌ ​ ‌‍​‌‌‍ ‍‌‍‍‌‌ ‌​‌ ‍‌​‍ ‍‌ ​ ‌ ‌​‌ ‌‌‌‍‌​‌‍‍‌‌‍ ​‍‌‍‌‍‍‌‌‍‌​​ ‌‌‍‌‍‌‍ ‌‍ ‌ ‌​‌‍‌‌‌ ​‍​‍‌‍‌ ‌​‌ ‍‌‌ ​​‌‍‌‌​ ‌‌‍‌‍‌‍ ‌‍ ‌ ‌​‌‍‌‌‌ ​‍​‍‌‍‌ ​​‌‍​‌‌ ‌​‌‍‍​​ ‌‌‍​ ‌‍ ‌‍ ​‌ ‌‌‌‍ ‌‌‍ ‍‌ ​ ​‍‌‌​ ‌‌‌​​‍‌‌ ‌‍‍ ‌‍‌‌‌ ‍‌​‍‌‌​ ​ ‌​‌​​‍‌‌​ ​ ‌​‌​​‍‌‌​ ​‍​ ​‍​ ‍​‌‍​‍‌‍‌​​ ​‌‌‍​‍‌‍‌‌‌‍‌‌‌‍‌​‌‍​‌​ ​‍‌‍‌‌‌‍​‌​‍‌‌​ ​‍​ ​‍​‍‌‌​ ‌‌‌​‌​​‍ ‍‌ ‌​‌‍‍‌‌ ‌​‌‍ ​‌‍‌‌​‍‌‍‌ ​​‌‍‌‌‌ ​‍‌ ​ ‌ ​​‌‍‌‌‌‍​ ‌ ‌​‌‍‍‌‌ ‌‍‌‍‌‌​ ‌‌ ​​‌ ‌‌‌‍​‍‌‍ ​‌‍‍‌‌ ​ ‌‍‍​‌‍‌‌‌‍‌​​‍​‍‌ ‌
© 2026 Chelsea Piers. All Rights Reserved.​​​​‌ ‍ ​‍​‍‌‍ ‌ ​‍‌‍‍‌‌‍‌ ‌‍‍‌‌‍ ‍​‍​‍​ ‍‍​‍​‍‌ ​ ‌‍​‌‌‍ ‍‌‍‍‌‌ ‌​‌ ‍‌​‍ ‍‌‍‍‌‌‍ ​‍​‍​‍ ​​‍​‍‌‍‍​‌ ​‍‌‍‌‌‌‍‌‍​‍​‍​ ‍‍​‍​‍‌‍‍​‌ ‌​‌ ‌​‌ ​​‌ ​ ​ ‍‍​‍ ​‍ ‌‍​ ‌‍‍​‌‍‌‌‌‍ ​‌ ​ ‌‍‌‌‌‍​‌‌ ​​‌‍‍‌‌‍‌‌‌ ​‍‌ ​ ​‍ ‍‌ ​ ‌‍​‌‌‍ ‍‌‍‍‌‌ ‌​‌ ‍‌​‍ ‍‌ ​ ‌ ‌​‌ ‌‌‌‍‌​‌‍‍‌‌‍ ​‍ ‌‍‍‌‌‍ ‍‌ ‌​‌‍‌‌‌‍ ‍‌ ‌​​‍ ‌‍‌‌‌‍‌​‌‍‍‌‌ ‌​​‍ ‌‍ ‌‌‍ ‌‍‌​‌‍‌‌​ ‌‌ ​​‌ ​‍‌‍‌‌‌ ​ ‌‍‌‌‌‍ ‍‌ ‌​‌‍​‌‌ ‌​‌‍‍‌‌‍ ‌‍ ‍​ ‍ ‌‍‍‌‌‍‌​​ ‌‌‍‌‍‌‍ ‌‍ ‌ ‌​‌‍‌‌‌ ​‍​ ‍ ‌ ‌​‌ ‍‌‌ ​​‌‍‌‌​ ‌‌‍‌‍‌‍ ‌‍ ‌ ‌​‌‍‌‌‌ ​‍​ ‍ ‌ ​​‌‍​‌‌ ‌​‌‍‍​​ ‌‌ ​ ‌ ‌‌‌‍​‍‌ ‌​‌‍‍‌‌ ‌​‌‍ ​‌‍‌‌​ ‌‍​‍‌‍​‌‌ ​ ‌‍‌‌‌‌‌‌‌ ​‍‌‍ ​​ ‌‌‍‍​‌ ‌​‌ ‌​‌ ​​‌ ​ ​‍‌‌​ ​ ‌​​‌​‍‌‌​ ​‍‌​‌‍​‍‌‌​ ​‍‌​‌‍‌‍​ ‌‍‍​‌‍‌‌‌‍ ​‌ ​ ‌‍‌‌‌‍​‌‌ ​​‌‍‍‌‌‍‌‌‌ ​‍‌ ​ ​‍ ‍‌ ​ ‌‍​‌‌‍ ‍‌‍‍‌‌ ‌​‌ ‍‌​‍ ‍‌ ​ ‌ ‌​‌ ‌‌‌‍‌​‌‍‍‌‌‍ ​‍‌‍‌‍‍‌‌‍‌​​ ‌‌‍‌‍‌‍ ‌‍ ‌ ‌​‌‍‌‌‌ ​‍​‍‌‍‌ ‌​‌ ‍‌‌ ​​‌‍‌‌​ ‌‌‍‌‍‌‍ ‌‍ ‌ ‌​‌‍‌‌‌ ​‍​‍‌‍‌ ​​‌‍​‌‌ ‌​‌‍‍​​ ‌‌ ​ ‌ ‌‌‌‍​‍‌ ‌​‌‍‍‌‌ ‌​‌‍ ​‌‍‌‌​‍‌‍‌ ​​‌‍‌‌‌ ​‍‌ ​ ‌ ​​‌‍‌‌‌‍​ ‌ ‌​‌‍‍‌‌ ‌‍‌‍‌‌​ ‌‌ ​​‌ ‌‌‌‍​‍‌‍ ​‌‍‍‌‌ ​ ‌‍‍​‌‍‌‌‌‍‌​​‍​‍‌ ‌